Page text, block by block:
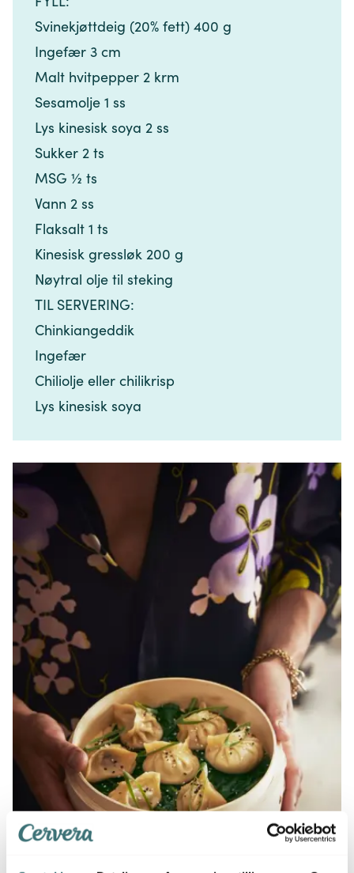
Svinekjøttdeig (20% fett) 400 g​​​​‌ ‍ ​‍​‍‌‍ ‌ ​‍‌‍‍‌‌‍‌ ‌‍‍‌‌‍ ‍​‍​‍​ ‍‍​‍​‍‌ ​ ‌‍​‌‌‍ ‍‌‍‍‌‌ ‌​‌ ‍‌​‍ ‍‌‍‍‌‌‍ ​‍​‍​‍ ​​‍​‍‌‍‍​‌ ​‍‌‍‌‌‌‍‌‍​‍​‍​ ‍‍​‍​‍‌‍‍​‌ ‌​‌ ‌​‌ ​​‌ ​ ​ ‍‍​‍ ​‍ ‌‍​ ‌‍ ‌‌ ​ ​‍ ‍‌‍​ ‌‍‌‌‌ ​‍‌ ‌‍‌‍‌‌‌ ​‍‌‍​‌​‍ ‍‌ ​ ‌‍‌‌​‍ ‌ ​​‌ ​‍‌‍ ‌‍‌​‌ ‌‌‌‍​ ‌ ‌​‌‍‍‌‌‍ ‌‍ ‍​‍ ‌‍‍‌‌‍ ‍‌ ‌​‌‍‌‌‌‍ ‍‌ ‌​​‍ ‌‍‌‌‌‍‌​‌‍‍‌‌ ‌​​‍ ‌‍ ‌‌‍ ‌‍‌​‌‍‌‌​ ‌‌ ​​‌ ​‍‌‍‌‌‌ ​ ‌‍‌‌‌‍ ‍‌ ‌​‌‍​‌‌ ‌​‌‍‍‌‌‍ ‌‍ ‍​ ‍ ‌‍‍‌‌‍‌​​ ‌‌‍​‌​ ‍​​ ​‌​ ​ ​ ​‍‌‍‌‍‌‍​‍​ ‌ ​‍ ‌‌‍​‌​ ‍‌‌‍‌​‌‍‌‌​‍ ‌​ ‌​​ ‌‍​ ‍‌​ ​‌​‍ ‌​ ‍​‌‍​‍‌‍‌​‌‍​‍​‍ ‌​ ​​‌‍​ ‌‍‌​​ ‌‌​ ​‍‌‍‌‍​ ‍​​ ‌‍​ ​‍‌‍‌​​ ‍‌‌‍​‍​ ‍ ‌ ‌​‌ ‍‌‌ ​​‌‍‌‌​ ‌‌ ​​‌‍​‌‌‍‌ ‌‍‌‌​ ‍ ‌ ​​‌‍​‌‌ ‌​‌‍‍​​ ‌‌‍​‍‌‍ ​‌‍ ‌‍​ ‌‍‍ ‌ ​ ​‍‌‌​ ‌‌‌​​‍‌‌ ‌‍‍ ‌‍‌‌‌ ‍‌​‍‌‌​ ​ ‌​‌​​‍‌‌​ ​ ‌​‌​​‍‌‌​ ​‍​ ​‍‌‍‌‍​ ‍‌​ ‌‍​ ​​​ ‌ ‌‍​‍​ ‍​‌‍‌‍​ ‌‌‌‍​ ‌‍​ ‌‍‌‌​‍‌‌​ ​‍​ ​‍​‍‌‌​ ‌‌‌​‌​​‍ ‍‌‍​ ‌‍ ‌‍ ​‌ ‌‌‌‍ ‌‌‍ ‍‌ ​ ​‍‌‌​ ‌‌‌​​‍‌‌ ‌‍‍ ‌‍‌‌‌ ‍‌​‍‌‌​ ​ ‌​‌​​‍‌‌​ ​ ‌​‌​​‍‌‌​ ​‍​ ​‍‌‍‌​​ ‌ ‌‍‌​​ ‌​‌‍​ ​ ​‍​ ‌‌​ ‌​​ ​‌​ ‌ ​ ‌ ​ ‌‍​‍‌‌​ ​‍​ ​‍​‍‌‌​ ‌‌‌​‌​​‍ ‍‌‍‍‌‌ ‌​‌‍‌‌‌‍ ‌‌ ​ ​‍‌‌​ ‌‌‌​​‍​ ‌‍​‍‌‌​ ‌‌‌​‌​​ ‌‍​‍‌‍​‌‌ ​ ‌‍‌‌‌‌‌‌‌ ​‍‌‍ ​​ ‌‌‍‍​‌ ‌​‌ ‌​‌ ​​‌ ​ ​‍‌‌​ ​ ‌​​‌​‍‌‌​ ​‍‌​‌‍​‍‌‌​ ​‍‌​‌‍‌‍​ ‌‍ ‌‌ ​ ​‍ ‍‌‍​ ‌‍‌‌‌ ​‍‌ ‌‍‌‍‌‌‌ ​‍‌‍​‌​‍ ‍‌ ​ ‌‍‌‌​‍‌‍‌‍‍‌‌‍‌​​ ‌‌‍​‌​ ‍​​ ​‌​ ​ ​ ​‍‌‍‌‍‌‍​‍​ ‌ ​‍ ‌‌‍​‌​ ‍‌‌‍‌​‌‍‌‌​‍ ‌​ ‌​​ ‌‍​ ‍‌​ ​‌​‍ ‌​ ‍​‌‍​‍‌‍‌​‌‍​‍​‍ ‌​ ​​‌‍​ ‌‍‌​​ ‌‌​ ​‍‌‍‌‍​ ‍​​ ‌‍​ ​‍‌‍‌​​ ‍‌‌‍​‍​‍‌‍‌ ‌​‌ ‍‌‌ ​​‌‍‌‌​ ‌‌ ​​‌‍​‌‌‍‌ ‌‍‌‌​‍‌‍‌ ​​‌‍​‌‌ ‌​‌‍‍​​ ‌‌‍​‍‌‍ ​‌‍ ‌‍​ ‌‍‍ ‌ ​ ​‍‌‌​ ‌‌‌​​‍‌‌ ‌‍‍ ‌‍‌‌‌ ‍‌​‍‌‌​ ​ ‌​‌​​‍‌‌​ ​ ‌​‌​​‍‌‌​ ​‍​ ​‍‌‍‌‍​ ‍‌​ ‌‍​ ​​​ ‌ ‌‍​‍​ ‍​‌‍‌‍​ ‌‌‌‍​ ‌‍​ ‌‍‌‌​‍‌‌​ ​‍​ ​‍​‍‌‌​ ‌‌‌​‌​​‍ ‍‌‍​ ‌‍ ‌‍ ​‌ ‌‌‌‍ ‌‌‍ ‍‌ ​ ​‍‌‌​ ‌‌‌​​‍‌‌ ‌‍‍ ‌‍‌‌‌ ‍‌​‍‌‌​ ​ ‌​‌​​‍‌‌​ ​ ‌​‌​​‍‌‌​ ​‍​ ​‍‌‍‌​​ ‌ ‌‍‌​​ ‌​‌‍​ ​ ​‍​ ‌‌​ ‌​​ ​‌​ ‌ ​ ‌ ​ ‌‍​‍‌‌​ ​‍​ ​‍​‍‌‌​ ‌‌‌​‌​​‍ ‍‌‍‍‌‌ ‌​‌‍‌‌‌‍ ‌‌ ​ ​‍‌‌​ ‌‌‌​​‍​ ‌‍​‍‌‌​ ‌‌‌​‌​​‍‌‍‌ ‌ ‌‍ ‌ ​‍‌‍‍ ‌ ​ ‌ ​​‌‍​‌‌‍​ ‌‍‌‌​ ‌‌ ​​‌ ​‍‌‍ ‌‍‌​‌ ‌‌‌‍​ ‌ ‌​‌‍‍‌‌‍ ‌‍ ‍​‍‌‍‌ ​​‌‍‌‌‌ ​‍‌ ​ ‌ ​​‌‍‌‌‌‍​ ‌ ‌​‌‍‍‌‌ ‌‍‌‍‌‌​ ‌‌ ​​‌ ‌‌‌‍​‍‌‍ ​‌‍‍‌‌ ​ ‌‍‍​‌‍‌‌‌‍‌​​‍​‍‌ ‌
Ingefær 3 cm​​​​‌ ‍ ​‍​‍‌‍ ‌ ​‍‌‍‍‌‌‍‌ ‌‍‍‌‌‍ ‍​‍​‍​ ‍‍​‍​‍‌ ​ ‌‍​‌‌‍ ‍‌‍‍‌‌ ‌​‌ ‍‌​‍ ‍‌‍‍‌‌‍ ​‍​‍​‍ ​​‍​‍‌‍‍​‌ ​‍‌‍‌‌‌‍‌‍​‍​‍​ ‍‍​‍​‍‌‍‍​‌ ‌​‌ ‌​‌ ​​‌ ​ ​ ‍‍​‍ ​‍ ‌‍​ ‌‍ ‌‌ ​ ​‍ ‍‌‍​ ‌‍‌‌‌ ​‍‌ ‌‍‌‍‌‌‌ ​‍‌‍​‌​‍ ‍‌ ​ ‌‍‌‌​‍ ‌ ​​‌ ​‍‌‍ ‌‍‌​‌ ‌‌‌‍​ ‌ ‌​‌‍‍‌‌‍ ‌‍ ‍​‍ ‌‍‍‌‌‍ ‍‌ ‌​‌‍‌‌‌‍ ‍‌ ‌​​‍ ‌‍‌‌‌‍‌​‌‍‍‌‌ ‌​​‍ ‌‍ ‌‌‍ ‌‍‌​‌‍‌‌​ ‌‌ ​​‌ ​‍‌‍‌‌‌ ​ ‌‍‌‌‌‍ ‍‌ ‌​‌‍​‌‌ ‌​‌‍‍‌‌‍ ‌‍ ‍​ ‍ ‌‍‍‌‌‍‌​​ ‌‌‍​‌​ ‍​​ ​‌​ ​ ​ ​‍‌‍‌‍‌‍​‍​ ‌ ​‍ ‌‌‍​‌​ ‍‌‌‍‌​‌‍‌‌​‍ ‌​ ‌​​ ‌‍​ ‍‌​ ​‌​‍ ‌​ ‍​‌‍​‍‌‍‌​‌‍​‍​‍ ‌​ ​​‌‍​ ‌‍‌​​ ‌‌​ ​‍‌‍‌‍​ ‍​​ ‌‍​ ​‍‌‍‌​​ ‍‌‌‍​‍​ ‍ ‌ ‌​‌ ‍‌‌ ​​‌‍‌‌​ ‌‌ ​​‌‍​‌‌‍‌ ‌‍‌‌​ ‍ ‌ ​​‌‍​‌‌ ‌​‌‍‍​​ ‌‌‍​‍‌‍ ​‌‍ ‌‍​ ‌‍‍ ‌ ​ ​‍‌‌​ ‌‌‌​​‍‌‌ ‌‍‍ ‌‍‌‌‌ ‍‌​‍‌‌​ ​ ‌​‌​​‍‌‌​ ​ ‌​‌​​‍‌‌​ ​‍​ ​‍‌‍‌‍​ ‍‌​ ‌‍​ ​​​ ‌ ‌‍​‍​ ‍​‌‍‌‍​ ‌‌‌‍​ ‌‍​ ‌‍‌‌​‍‌‌​ ​‍​ ​‍​‍‌‌​ ‌‌‌​‌​​‍ ‍‌‍​ ‌‍ ‌‍ ​‌ ‌‌‌‍ ‌‌‍ ‍‌ ​ ​‍‌‌​ ‌‌‌​​‍‌‌ ‌‍‍ ‌‍‌‌‌ ‍‌​‍‌‌​ ​ ‌​‌​​‍‌‌​ ​ ‌​‌​​‍‌‌​ ​‍​ ​‍‌‍‌​​ ‌ ‌‍‌​​ ‌​‌‍​ ​ ​‍​ ‌‌​ ‌​​ ​‌​ ‌ ​ ‌ ​ ‌‍​‍‌‌​ ​‍​ ​‍​‍‌‌​ ‌‌‌​‌​​‍ ‍‌‍‍‌‌ ‌​‌‍‌‌‌‍ ‌‌ ​ ​‍‌‌​ ‌‌‌​​‍​ ‌ ​‍‌‌​ ‌‌‌​‌​​ ‌‍​‍‌‍​‌‌ ​ ‌‍‌‌‌‌‌‌‌ ​‍‌‍ ​​ ‌‌‍‍​‌ ‌​‌ ‌​‌ ​​‌ ​ ​‍‌‌​ ​ ‌​​‌​‍‌‌​ ​‍‌​‌‍​‍‌‌​ ​‍‌​‌‍‌‍​ ‌‍ ‌‌ ​ ​‍ ‍‌‍​ ‌‍‌‌‌ ​‍‌ ‌‍‌‍‌‌‌ ​‍‌‍​‌​‍ ‍‌ ​ ‌‍‌‌​‍‌‍‌‍‍‌‌‍‌​​ ‌‌‍​‌​ ‍​​ ​‌​ ​ ​ ​‍‌‍‌‍‌‍​‍​ ‌ ​‍ ‌‌‍​‌​ ‍‌‌‍‌​‌‍‌‌​‍ ‌​ ‌​​ ‌‍​ ‍‌​ ​‌​‍ ‌​ ‍​‌‍​‍‌‍‌​‌‍​‍​‍ ‌​ ​​‌‍​ ‌‍‌​​ ‌‌​ ​‍‌‍‌‍​ ‍​​ ‌‍​ ​‍‌‍‌​​ ‍‌‌‍​‍​‍‌‍‌ ‌​‌ ‍‌‌ ​​‌‍‌‌​ ‌‌ ​​‌‍​‌‌‍‌ ‌‍‌‌​‍‌‍‌ ​​‌‍​‌‌ ‌​‌‍‍​​ ‌‌‍​‍‌‍ ​‌‍ ‌‍​ ‌‍‍ ‌ ​ ​‍‌‌​ ‌‌‌​​‍‌‌ ‌‍‍ ‌‍‌‌‌ ‍‌​‍‌‌​ ​ ‌​‌​​‍‌‌​ ​ ‌​‌​​‍‌‌​ ​‍​ ​‍‌‍‌‍​ ‍‌​ ‌‍​ ​​​ ‌ ‌‍​‍​ ‍​‌‍‌‍​ ‌‌‌‍​ ‌‍​ ‌‍‌‌​‍‌‌​ ​‍​ ​‍​‍‌‌​ ‌‌‌​‌​​‍ ‍‌‍​ ‌‍ ‌‍ ​‌ ‌‌‌‍ ‌‌‍ ‍‌ ​ ​‍‌‌​ ‌‌‌​​‍‌‌ ‌‍‍ ‌‍‌‌‌ ‍‌​‍‌‌​ ​ ‌​‌​​‍‌‌​ ​ ‌​‌​​‍‌‌​ ​‍​ ​‍‌‍‌​​ ‌ ‌‍‌​​ ‌​‌‍​ ​ ​‍​ ‌‌​ ‌​​ ​‌​ ‌ ​ ‌ ​ ‌‍​‍‌‌​ ​‍​ ​‍​‍‌‌​ ‌‌‌​‌​​‍ ‍‌‍‍‌‌ ‌​‌‍‌‌‌‍ ‌‌ ​ ​‍‌‌​ ‌‌‌​​‍​ ‌ ​‍‌‌​ ‌‌‌​‌​​‍‌‍‌ ‌ ‌‍ ‌ ​‍‌‍‍ ‌ ​ ‌ ​​‌‍​‌‌‍​ ‌‍‌‌​ ‌‌ ​​‌ ​‍‌‍ ‌‍‌​‌ ‌‌‌‍​ ‌ ‌​‌‍‍‌‌‍ ‌‍ ‍​‍‌‍‌ ​​‌‍‌‌‌ ​‍‌ ​ ‌ ​​‌‍‌‌‌‍​ ‌ ‌​‌‍‍‌‌ ‌‍‌‍‌‌​ ‌‌ ​​‌ ‌‌‌‍​‍‌‍ ​‌‍‍‌‌ ​ ‌‍‍​‌‍‌‌‌‍‌​​‍​‍‌ ‌
Malt hvitpepper 2 krm​​​​‌ ‍ ​‍​‍‌‍ ‌ ​‍‌‍‍‌‌‍‌ ‌‍‍‌‌‍ ‍​‍​‍​ ‍‍​‍​‍‌ ​ ‌‍​‌‌‍ ‍‌‍‍‌‌ ‌​‌ ‍‌​‍ ‍‌‍‍‌‌‍ ​‍​‍​‍ ​​‍​‍‌‍‍​‌ ​‍‌‍‌‌‌‍‌‍​‍​‍​ ‍‍​‍​‍‌‍‍​‌ ‌​‌ ‌​‌ ​​‌ ​ ​ ‍‍​‍ ​‍ ‌‍​ ‌‍ ‌‌ ​ ​‍ ‍‌‍​ ‌‍‌‌‌ ​‍‌ ‌‍‌‍‌‌‌ ​‍‌‍​‌​‍ ‍‌ ​ ‌‍‌‌​‍ ‌ ​​‌ ​‍‌‍ ‌‍‌​‌ ‌‌‌‍​ ‌ ‌​‌‍‍‌‌‍ ‌‍ ‍​‍ ‌‍‍‌‌‍ ‍‌ ‌​‌‍‌‌‌‍ ‍‌ ‌​​‍ ‌‍‌‌‌‍‌​‌‍‍‌‌ ‌​​‍ ‌‍ ‌‌‍ ‌‍‌​‌‍‌‌​ ‌‌ ​​‌ ​‍‌‍‌‌‌ ​ ‌‍‌‌‌‍ ‍‌ ‌​‌‍​‌‌ ‌​‌‍‍‌‌‍ ‌‍ ‍​ ‍ ‌‍‍‌‌‍‌​​ ‌‌‍​‌​ ‍​​ ​‌​ ​ ​ ​‍‌‍‌‍‌‍​‍​ ‌ ​‍ ‌‌‍​‌​ ‍‌‌‍‌​‌‍‌‌​‍ ‌​ ‌​​ ‌‍​ ‍‌​ ​‌​‍ ‌​ ‍​‌‍​‍‌‍‌​‌‍​‍​‍ ‌​ ​​‌‍​ ‌‍‌​​ ‌‌​ ​‍‌‍‌‍​ ‍​​ ‌‍​ ​‍‌‍‌​​ ‍‌‌‍​‍​ ‍ ‌ ‌​‌ ‍‌‌ ​​‌‍‌‌​ ‌‌ ​​‌‍​‌‌‍‌ ‌‍‌‌​ ‍ ‌ ​​‌‍​‌‌ ‌​‌‍‍​​ ‌‌‍​‍‌‍ ​‌‍ ‌‍​ ‌‍‍ ‌ ​ ​‍‌‌​ ‌‌‌​​‍‌‌ ‌‍‍ ‌‍‌‌‌ ‍‌​‍‌‌​ ​ ‌​‌​​‍‌‌​ ​ ‌​‌​​‍‌‌​ ​‍​ ​‍‌‍‌‍​ ‍‌​ ‌‍​ ​​​ ‌ ‌‍​‍​ ‍​‌‍‌‍​ ‌‌‌‍​ ‌‍​ ‌‍‌‌​‍‌‌​ ​‍​ ​‍​‍‌‌​ ‌‌‌​‌​​‍ ‍‌‍​ ‌‍ ‌‍ ​‌ ‌‌‌‍ ‌‌‍ ‍‌ ​ ​‍‌‌​ ‌‌‌​​‍‌‌ ‌‍‍ ‌‍‌‌‌ ‍‌​‍‌‌​ ​ ‌​‌​​‍‌‌​ ​ ‌​‌​​‍‌‌​ ​‍​ ​‍‌‍‌​​ ‌ ‌‍‌​​ ‌​‌‍​ ​ ​‍​ ‌‌​ ‌​​ ​‌​ ‌ ​ ‌ ​ ‌‍​‍‌‌​ ​‍​ ​‍​‍‌‌​ ‌‌‌​‌​​‍ ‍‌‍‍‌‌ ‌​‌‍‌‌‌‍ ‌‌ ​ ​‍‌‌​ ‌‌‌​​‍​ ‍​​‍‌‌​ ‌‌‌​‌​​ ‌‍​‍‌‍​‌‌ ​ ‌‍‌‌‌‌‌‌‌ ​‍‌‍ ​​ ‌‌‍‍​‌ ‌​‌ ‌​‌ ​​‌ ​ ​‍‌‌​ ​ ‌​​‌​‍‌‌​ ​‍‌​‌‍​‍‌‌​ ​‍‌​‌‍‌‍​ ‌‍ ‌‌ ​ ​‍ ‍‌‍​ ‌‍‌‌‌ ​‍‌ ‌‍‌‍‌‌‌ ​‍‌‍​‌​‍ ‍‌ ​ ‌‍‌‌​‍‌‍‌‍‍‌‌‍‌​​ ‌‌‍​‌​ ‍​​ ​‌​ ​ ​ ​‍‌‍‌‍‌‍​‍​ ‌ ​‍ ‌‌‍​‌​ ‍‌‌‍‌​‌‍‌‌​‍ ‌​ ‌​​ ‌‍​ ‍‌​ ​‌​‍ ‌​ ‍​‌‍​‍‌‍‌​‌‍​‍​‍ ‌​ ​​‌‍​ ‌‍‌​​ ‌‌​ ​‍‌‍‌‍​ ‍​​ ‌‍​ ​‍‌‍‌​​ ‍‌‌‍​‍​‍‌‍‌ ‌​‌ ‍‌‌ ​​‌‍‌‌​ ‌‌ ​​‌‍​‌‌‍‌ ‌‍‌‌​‍‌‍‌ ​​‌‍​‌‌ ‌​‌‍‍​​ ‌‌‍​‍‌‍ ​‌‍ ‌‍​ ‌‍‍ ‌ ​ ​‍‌‌​ ‌‌‌​​‍‌‌ ‌‍‍ ‌‍‌‌‌ ‍‌​‍‌‌​ ​ ‌​‌​​‍‌‌​ ​ ‌​‌​​‍‌‌​ ​‍​ ​‍‌‍‌‍​ ‍‌​ ‌‍​ ​​​ ‌ ‌‍​‍​ ‍​‌‍‌‍​ ‌‌‌‍​ ‌‍​ ‌‍‌‌​‍‌‌​ ​‍​ ​‍​‍‌‌​ ‌‌‌​‌​​‍ ‍‌‍​ ‌‍ ‌‍ ​‌ ‌‌‌‍ ‌‌‍ ‍‌ ​ ​‍‌‌​ ‌‌‌​​‍‌‌ ‌‍‍ ‌‍‌‌‌ ‍‌​‍‌‌​ ​ ‌​‌​​‍‌‌​ ​ ‌​‌​​‍‌‌​ ​‍​ ​‍‌‍‌​​ ‌ ‌‍‌​​ ‌​‌‍​ ​ ​‍​ ‌‌​ ‌​​ ​‌​ ‌ ​ ‌ ​ ‌‍​‍‌‌​ ​‍​ ​‍​‍‌‌​ ‌‌‌​‌​​‍ ‍‌‍‍‌‌ ‌​‌‍‌‌‌‍ ‌‌ ​ ​‍‌‌​ ‌‌‌​​‍​ ‍​​‍‌‌​ ‌‌‌​‌​​‍‌‍‌ ‌ ‌‍ ‌ ​‍‌‍‍ ‌ ​ ‌ ​​‌‍​‌‌‍​ ‌‍‌‌​ ‌‌ ​​‌ ​‍‌‍ ‌‍‌​‌ ‌‌‌‍​ ‌ ‌​‌‍‍‌‌‍ ‌‍ ‍​‍‌‍‌ ​​‌‍‌‌‌ ​‍‌ ​ ‌ ​​‌‍‌‌‌‍​ ‌ ‌​‌‍‍‌‌ ‌‍‌‍‌‌​ ‌‌ ​​‌ ‌‌‌‍​‍‌‍ ​‌‍‍‌‌ ​ ‌‍‍​‌‍‌‌‌‍‌​​‍​‍‌ ‌
Sesamolje 1 ss​​​​‌ ‍ ​‍​‍‌‍ ‌ ​‍‌‍‍‌‌‍‌ ‌‍‍‌‌‍ ‍​‍​‍​ ‍‍​‍​‍‌ ​ ‌‍​‌‌‍ ‍‌‍‍‌‌ ‌​‌ ‍‌​‍ ‍‌‍‍‌‌‍ ​‍​‍​‍ ​​‍​‍‌‍‍​‌ ​‍‌‍‌‌‌‍‌‍​‍​‍​ ‍‍​‍​‍‌‍‍​‌ ‌​‌ ‌​‌ ​​‌ ​ ​ ‍‍​‍ ​‍ ‌‍​ ‌‍ ‌‌ ​ ​‍ ‍‌‍​ ‌‍‌‌‌ ​‍‌ ‌‍‌‍‌‌‌ ​‍‌‍​‌​‍ ‍‌ ​ ‌‍‌‌​‍ ‌ ​​‌ ​‍‌‍ ‌‍‌​‌ ‌‌‌‍​ ‌ ‌​‌‍‍‌‌‍ ‌‍ ‍​‍ ‌‍‍‌‌‍ ‍‌ ‌​‌‍‌‌‌‍ ‍‌ ‌​​‍ ‌‍‌‌‌‍‌​‌‍‍‌‌ ‌​​‍ ‌‍ ‌‌‍ ‌‍‌​‌‍‌‌​ ‌‌ ​​‌ ​‍‌‍‌‌‌ ​ ‌‍‌‌‌‍ ‍‌ ‌​‌‍​‌‌ ‌​‌‍‍‌‌‍ ‌‍ ‍​ ‍ ‌‍‍‌‌‍‌​​ ‌‌‍​‌​ ‍​​ ​‌​ ​ ​ ​‍‌‍‌‍‌‍​‍​ ‌ ​‍ ‌‌‍​‌​ ‍‌‌‍‌​‌‍‌‌​‍ ‌​ ‌​​ ‌‍​ ‍‌​ ​‌​‍ ‌​ ‍​‌‍​‍‌‍‌​‌‍​‍​‍ ‌​ ​​‌‍​ ‌‍‌​​ ‌‌​ ​‍‌‍‌‍​ ‍​​ ‌‍​ ​‍‌‍‌​​ ‍‌‌‍​‍​ ‍ ‌ ‌​‌ ‍‌‌ ​​‌‍‌‌​ ‌‌ ​​‌‍​‌‌‍‌ ‌‍‌‌​ ‍ ‌ ​​‌‍​‌‌ ‌​‌‍‍​​ ‌‌‍​‍‌‍ ​‌‍ ‌‍​ ‌‍‍ ‌ ​ ​‍‌‌​ ‌‌‌​​‍‌‌ ‌‍‍ ‌‍‌‌‌ ‍‌​‍‌‌​ ​ ‌​‌​​‍‌‌​ ​ ‌​‌​​‍‌‌​ ​‍​ ​‍‌‍‌‍​ ‍‌​ ‌‍​ ​​​ ‌ ‌‍​‍​ ‍​‌‍‌‍​ ‌‌‌‍​ ‌‍​ ‌‍‌‌​‍‌‌​ ​‍​ ​‍​‍‌‌​ ‌‌‌​‌​​‍ ‍‌‍​ ‌‍ ‌‍ ​‌ ‌‌‌‍ ‌‌‍ ‍‌ ​ ​‍‌‌​ ‌‌‌​​‍‌‌ ‌‍‍ ‌‍‌‌‌ ‍‌​‍‌‌​ ​ ‌​‌​​‍‌‌​ ​ ‌​‌​​‍‌‌​ ​‍​ ​‍‌‍‌​​ ‌ ‌‍‌​​ ‌​‌‍​ ​ ​‍​ ‌‌​ ‌​​ ​‌​ ‌ ​ ‌ ​ ‌‍​‍‌‌​ ​‍​ ​‍​‍‌‌​ ‌‌‌​‌​​‍ ‍‌‍‍‌‌ ‌​‌‍‌‌‌‍ ‌‌ ​ ​‍‌‌​ ‌‌‌​​‍​ ‍‌​‍‌‌​ ‌‌‌​‌​​ ‌‍​‍‌‍​‌‌ ​ ‌‍‌‌‌‌‌‌‌ ​‍‌‍ ​​ ‌‌‍‍​‌ ‌​‌ ‌​‌ ​​‌ ​ ​‍‌‌​ ​ ‌​​‌​‍‌‌​ ​‍‌​‌‍​‍‌‌​ ​‍‌​‌‍‌‍​ ‌‍ ‌‌ ​ ​‍ ‍‌‍​ ‌‍‌‌‌ ​‍‌ ‌‍‌‍‌‌‌ ​‍‌‍​‌​‍ ‍‌ ​ ‌‍‌‌​‍‌‍‌‍‍‌‌‍‌​​ ‌‌‍​‌​ ‍​​ ​‌​ ​ ​ ​‍‌‍‌‍‌‍​‍​ ‌ ​‍ ‌‌‍​‌​ ‍‌‌‍‌​‌‍‌‌​‍ ‌​ ‌​​ ‌‍​ ‍‌​ ​‌​‍ ‌​ ‍​‌‍​‍‌‍‌​‌‍​‍​‍ ‌​ ​​‌‍​ ‌‍‌​​ ‌‌​ ​‍‌‍‌‍​ ‍​​ ‌‍​ ​‍‌‍‌​​ ‍‌‌‍​‍​‍‌‍‌ ‌​‌ ‍‌‌ ​​‌‍‌‌​ ‌‌ ​​‌‍​‌‌‍‌ ‌‍‌‌​‍‌‍‌ ​​‌‍​‌‌ ‌​‌‍‍​​ ‌‌‍​‍‌‍ ​‌‍ ‌‍​ ‌‍‍ ‌ ​ ​‍‌‌​ ‌‌‌​​‍‌‌ ‌‍‍ ‌‍‌‌‌ ‍‌​‍‌‌​ ​ ‌​‌​​‍‌‌​ ​ ‌​‌​​‍‌‌​ ​‍​ ​‍‌‍‌‍​ ‍‌​ ‌‍​ ​​​ ‌ ‌‍​‍​ ‍​‌‍‌‍​ ‌‌‌‍​ ‌‍​ ‌‍‌‌​‍‌‌​ ​‍​ ​‍​‍‌‌​ ‌‌‌​‌​​‍ ‍‌‍​ ‌‍ ‌‍ ​‌ ‌‌‌‍ ‌‌‍ ‍‌ ​ ​‍‌‌​ ‌‌‌​​‍‌‌ ‌‍‍ ‌‍‌‌‌ ‍‌​‍‌‌​ ​ ‌​‌​​‍‌‌​ ​ ‌​‌​​‍‌‌​ ​‍​ ​‍‌‍‌​​ ‌ ‌‍‌​​ ‌​‌‍​ ​ ​‍​ ‌‌​ ‌​​ ​‌​ ‌ ​ ‌ ​ ‌‍​‍‌‌​ ​‍​ ​‍​‍‌‌​ ‌‌‌​‌​​‍ ‍‌‍‍‌‌ ‌​‌‍‌‌‌‍ ‌‌ ​ ​‍‌‌​ ‌‌‌​​‍​ ‍‌​‍‌‌​ ‌‌‌​‌​​‍‌‍‌ ‌ ‌‍ ‌ ​‍‌‍‍ ‌ ​ ‌ ​​‌‍​‌‌‍​ ‌‍‌‌​ ‌‌ ​​‌ ​‍‌‍ ‌‍‌​‌ ‌‌‌‍​ ‌ ‌​‌‍‍‌‌‍ ‌‍ ‍​‍‌‍‌ ​​‌‍‌‌‌ ​‍‌ ​ ‌ ​​‌‍‌‌‌‍​ ‌ ‌​‌‍‍‌‌ ‌‍‌‍‌‌​ ‌‌ ​​‌ ‌‌‌‍​‍‌‍ ​‌‍‍‌‌ ​ ‌‍‍​‌‍‌‌‌‍‌​​‍​‍‌ ‌
Lys kinesisk soya 2 ss​​​​‌ ‍ ​‍​‍‌‍ ‌ ​‍‌‍‍‌‌‍‌ ‌‍‍‌‌‍ ‍​‍​‍​ ‍‍​‍​‍‌ ​ ‌‍​‌‌‍ ‍‌‍‍‌‌ ‌​‌ ‍‌​‍ ‍‌‍‍‌‌‍ ​‍​‍​‍ ​​‍​‍‌‍‍​‌ ​‍‌‍‌‌‌‍‌‍​‍​‍​ ‍‍​‍​‍‌‍‍​‌ ‌​‌ ‌​‌ ​​‌ ​ ​ ‍‍​‍ ​‍ ‌‍​ ‌‍ ‌‌ ​ ​‍ ‍‌‍​ ‌‍‌‌‌ ​‍‌ ‌‍‌‍‌‌‌ ​‍‌‍​‌​‍ ‍‌ ​ ‌‍‌‌​‍ ‌ ​​‌ ​‍‌‍ ‌‍‌​‌ ‌‌‌‍​ ‌ ‌​‌‍‍‌‌‍ ‌‍ ‍​‍ ‌‍‍‌‌‍ ‍‌ ‌​‌‍‌‌‌‍ ‍‌ ‌​​‍ ‌‍‌‌‌‍‌​‌‍‍‌‌ ‌​​‍ ‌‍ ‌‌‍ ‌‍‌​‌‍‌‌​ ‌‌ ​​‌ ​‍‌‍‌‌‌ ​ ‌‍‌‌‌‍ ‍‌ ‌​‌‍​‌‌ ‌​‌‍‍‌‌‍ ‌‍ ‍​ ‍ ‌‍‍‌‌‍‌​​ ‌‌‍​‌​ ‍​​ ​‌​ ​ ​ ​‍‌‍‌‍‌‍​‍​ ‌ ​‍ ‌‌‍​‌​ ‍‌‌‍‌​‌‍‌‌​‍ ‌​ ‌​​ ‌‍​ ‍‌​ ​‌​‍ ‌​ ‍​‌‍​‍‌‍‌​‌‍​‍​‍ ‌​ ​​‌‍​ ‌‍‌​​ ‌‌​ ​‍‌‍‌‍​ ‍​​ ‌‍​ ​‍‌‍‌​​ ‍‌‌‍​‍​ ‍ ‌ ‌​‌ ‍‌‌ ​​‌‍‌‌​ ‌‌ ​​‌‍​‌‌‍‌ ‌‍‌‌​ ‍ ‌ ​​‌‍​‌‌ ‌​‌‍‍​​ ‌‌‍​‍‌‍ ​‌‍ ‌‍​ ‌‍‍ ‌ ​ ​‍‌‌​ ‌‌‌​​‍‌‌ ‌‍‍ ‌‍‌‌‌ ‍‌​‍‌‌​ ​ ‌​‌​​‍‌‌​ ​ ‌​‌​​‍‌‌​ ​‍​ ​‍‌‍‌‍​ ‍‌​ ‌‍​ ​​​ ‌ ‌‍​‍​ ‍​‌‍‌‍​ ‌‌‌‍​ ‌‍​ ‌‍‌‌​‍‌‌​ ​‍​ ​‍​‍‌‌​ ‌‌‌​‌​​‍ ‍‌‍​ ‌‍ ‌‍ ​‌ ‌‌‌‍ ‌‌‍ ‍‌ ​ ​‍‌‌​ ‌‌‌​​‍‌‌ ‌‍‍ ‌‍‌‌‌ ‍‌​‍‌‌​ ​ ‌​‌​​‍‌‌​ ​ ‌​‌​​‍‌‌​ ​‍​ ​‍‌‍‌​​ ‌ ‌‍‌​​ ‌​‌‍​ ​ ​‍​ ‌‌​ ‌​​ ​‌​ ‌ ​ ‌ ​ ‌‍​‍‌‌​ ​‍​ ​‍​‍‌‌​ ‌‌‌​‌​​‍ ‍‌‍‍‌‌ ‌​‌‍‌‌‌‍ ‌‌ ​ ​‍‌‌​ ‌‌‌​​‍​ ​‌​ ​​​‍‌‌​ ‌‌‌​‌​​ ‌‍​‍‌‍​‌‌ ​ ‌‍‌‌‌‌‌‌‌ ​‍‌‍ ​​ ‌‌‍‍​‌ ‌​‌ ‌​‌ ​​‌ ​ ​‍‌‌​ ​ ‌​​‌​‍‌‌​ ​‍‌​‌‍​‍‌‌​ ​‍‌​‌‍‌‍​ ‌‍ ‌‌ ​ ​‍ ‍‌‍​ ‌‍‌‌‌ ​‍‌ ‌‍‌‍‌‌‌ ​‍‌‍​‌​‍ ‍‌ ​ ‌‍‌‌​‍‌‍‌‍‍‌‌‍‌​​ ‌‌‍​‌​ ‍​​ ​‌​ ​ ​ ​‍‌‍‌‍‌‍​‍​ ‌ ​‍ ‌‌‍​‌​ ‍‌‌‍‌​‌‍‌‌​‍ ‌​ ‌​​ ‌‍​ ‍‌​ ​‌​‍ ‌​ ‍​‌‍​‍‌‍‌​‌‍​‍​‍ ‌​ ​​‌‍​ ‌‍‌​​ ‌‌​ ​‍‌‍‌‍​ ‍​​ ‌‍​ ​‍‌‍‌​​ ‍‌‌‍​‍​‍‌‍‌ ‌​‌ ‍‌‌ ​​‌‍‌‌​ ‌‌ ​​‌‍​‌‌‍‌ ‌‍‌‌​‍‌‍‌ ​​‌‍​‌‌ ‌​‌‍‍​​ ‌‌‍​‍‌‍ ​‌‍ ‌‍​ ‌‍‍ ‌ ​ ​‍‌‌​ ‌‌‌​​‍‌‌ ‌‍‍ ‌‍‌‌‌ ‍‌​‍‌‌​ ​ ‌​‌​​‍‌‌​ ​ ‌​‌​​‍‌‌​ ​‍​ ​‍‌‍‌‍​ ‍‌​ ‌‍​ ​​​ ‌ ‌‍​‍​ ‍​‌‍‌‍​ ‌‌‌‍​ ‌‍​ ‌‍‌‌​‍‌‌​ ​‍​ ​‍​‍‌‌​ ‌‌‌​‌​​‍ ‍‌‍​ ‌‍ ‌‍ ​‌ ‌‌‌‍ ‌‌‍ ‍‌ ​ ​‍‌‌​ ‌‌‌​​‍‌‌ ‌‍‍ ‌‍‌‌‌ ‍‌​‍‌‌​ ​ ‌​‌​​‍‌‌​ ​ ‌​‌​​‍‌‌​ ​‍​ ​‍‌‍‌​​ ‌ ‌‍‌​​ ‌​‌‍​ ​ ​‍​ ‌‌​ ‌​​ ​‌​ ‌ ​ ‌ ​ ‌‍​‍‌‌​ ​‍​ ​‍​‍‌‌​ ‌‌‌​‌​​‍ ‍‌‍‍‌‌ ‌​‌‍‌‌‌‍ ‌‌ ​ ​‍‌‌​ ‌‌‌​​‍​ ​‌​ ​​​‍‌‌​ ‌‌‌​‌​​‍‌‍‌ ‌ ‌‍ ‌ ​‍‌‍‍ ‌ ​ ‌ ​​‌‍​‌‌‍​ ‌‍‌‌​ ‌‌ ​​‌ ​‍‌‍ ‌‍‌​‌ ‌‌‌‍​ ‌ ‌​‌‍‍‌‌‍ ‌‍ ‍​‍‌‍‌ ​​‌‍‌‌‌ ​‍‌ ​ ‌ ​​‌‍‌‌‌‍​ ‌ ‌​‌‍‍‌‌ ‌‍‌‍‌‌​ ‌‌ ​​‌ ‌‌‌‍​‍‌‍ ​‌‍‍‌‌ ​ ‌‍‍​‌‍‌‌‌‍‌​​‍​‍‌ ‌
Sukker 2 ts​​​​‌ ‍ ​‍​‍‌‍ ‌ ​‍‌‍‍‌‌‍‌ ‌‍‍‌‌‍ ‍​‍​‍​ ‍‍​‍​‍‌ ​ ‌‍​‌‌‍ ‍‌‍‍‌‌ ‌​‌ ‍‌​‍ ‍‌‍‍‌‌‍ ​‍​‍​‍ ​​‍​‍‌‍‍​‌ ​‍‌‍‌‌‌‍‌‍​‍​‍​ ‍‍​‍​‍‌‍‍​‌ ‌​‌ ‌​‌ ​​‌ ​ ​ ‍‍​‍ ​‍ ‌‍​ ‌‍ ‌‌ ​ ​‍ ‍‌‍​ ‌‍‌‌‌ ​‍‌ ‌‍‌‍‌‌‌ ​‍‌‍​‌​‍ ‍‌ ​ ‌‍‌‌​‍ ‌ ​​‌ ​‍‌‍ ‌‍‌​‌ ‌‌‌‍​ ‌ ‌​‌‍‍‌‌‍ ‌‍ ‍​‍ ‌‍‍‌‌‍ ‍‌ ‌​‌‍‌‌‌‍ ‍‌ ‌​​‍ ‌‍‌‌‌‍‌​‌‍‍‌‌ ‌​​‍ ‌‍ ‌‌‍ ‌‍‌​‌‍‌‌​ ‌‌ ​​‌ ​‍‌‍‌‌‌ ​ ‌‍‌‌‌‍ ‍‌ ‌​‌‍​‌‌ ‌​‌‍‍‌‌‍ ‌‍ ‍​ ‍ ‌‍‍‌‌‍‌​​ ‌‌‍​‌​ ‍​​ ​‌​ ​ ​ ​‍‌‍‌‍‌‍​‍​ ‌ ​‍ ‌‌‍​‌​ ‍‌‌‍‌​‌‍‌‌​‍ ‌​ ‌​​ ‌‍​ ‍‌​ ​‌​‍ ‌​ ‍​‌‍​‍‌‍‌​‌‍​‍​‍ ‌​ ​​‌‍​ ‌‍‌​​ ‌‌​ ​‍‌‍‌‍​ ‍​​ ‌‍​ ​‍‌‍‌​​ ‍‌‌‍​‍​ ‍ ‌ ‌​‌ ‍‌‌ ​​‌‍‌‌​ ‌‌ ​​‌‍​‌‌‍‌ ‌‍‌‌​ ‍ ‌ ​​‌‍​‌‌ ‌​‌‍‍​​ ‌‌‍​‍‌‍ ​‌‍ ‌‍​ ‌‍‍ ‌ ​ ​‍‌‌​ ‌‌‌​​‍‌‌ ‌‍‍ ‌‍‌‌‌ ‍‌​‍‌‌​ ​ ‌​‌​​‍‌‌​ ​ ‌​‌​​‍‌‌​ ​‍​ ​‍‌‍‌‍​ ‍‌​ ‌‍​ ​​​ ‌ ‌‍​‍​ ‍​‌‍‌‍​ ‌‌‌‍​ ‌‍​ ‌‍‌‌​‍‌‌​ ​‍​ ​‍​‍‌‌​ ‌‌‌​‌​​‍ ‍‌‍​ ‌‍ ‌‍ ​‌ ‌‌‌‍ ‌‌‍ ‍‌ ​ ​‍‌‌​ ‌‌‌​​‍‌‌ ‌‍‍ ‌‍‌‌‌ ‍‌​‍‌‌​ ​ ‌​‌​​‍‌‌​ ​ ‌​‌​​‍‌‌​ ​‍​ ​‍‌‍‌​​ ‌ ‌‍‌​​ ‌​‌‍​ ​ ​‍​ ‌‌​ ‌​​ ​‌​ ‌ ​ ‌ ​ ‌‍​‍‌‌​ ​‍​ ​‍​‍‌‌​ ‌‌‌​‌​​‍ ‍‌‍‍‌‌ ‌​‌‍‌‌‌‍ ‌‌ ​ ​‍‌‌​ ‌‌‌​​‍​ ​‌​ ​‌​‍‌‌​ ‌‌‌​‌​​ ‌‍​‍‌‍​‌‌ ​ ‌‍‌‌‌‌‌‌‌ ​‍‌‍ ​​ ‌‌‍‍​‌ ‌​‌ ‌​‌ ​​‌ ​ ​‍‌‌​ ​ ‌​​‌​‍‌‌​ ​‍‌​‌‍​‍‌‌​ ​‍‌​‌‍‌‍​ ‌‍ ‌‌ ​ ​‍ ‍‌‍​ ‌‍‌‌‌ ​‍‌ ‌‍‌‍‌‌‌ ​‍‌‍​‌​‍ ‍‌ ​ ‌‍‌‌​‍‌‍‌‍‍‌‌‍‌​​ ‌‌‍​‌​ ‍​​ ​‌​ ​ ​ ​‍‌‍‌‍‌‍​‍​ ‌ ​‍ ‌‌‍​‌​ ‍‌‌‍‌​‌‍‌‌​‍ ‌​ ‌​​ ‌‍​ ‍‌​ ​‌​‍ ‌​ ‍​‌‍​‍‌‍‌​‌‍​‍​‍ ‌​ ​​‌‍​ ‌‍‌​​ ‌‌​ ​‍‌‍‌‍​ ‍​​ ‌‍​ ​‍‌‍‌​​ ‍‌‌‍​‍​‍‌‍‌ ‌​‌ ‍‌‌ ​​‌‍‌‌​ ‌‌ ​​‌‍​‌‌‍‌ ‌‍‌‌​‍‌‍‌ ​​‌‍​‌‌ ‌​‌‍‍​​ ‌‌‍​‍‌‍ ​‌‍ ‌‍​ ‌‍‍ ‌ ​ ​‍‌‌​ ‌‌‌​​‍‌‌ ‌‍‍ ‌‍‌‌‌ ‍‌​‍‌‌​ ​ ‌​‌​​‍‌‌​ ​ ‌​‌​​‍‌‌​ ​‍​ ​‍‌‍‌‍​ ‍‌​ ‌‍​ ​​​ ‌ ‌‍​‍​ ‍​‌‍‌‍​ ‌‌‌‍​ ‌‍​ ‌‍‌‌​‍‌‌​ ​‍​ ​‍​‍‌‌​ ‌‌‌​‌​​‍ ‍‌‍​ ‌‍ ‌‍ ​‌ ‌‌‌‍ ‌‌‍ ‍‌ ​ ​‍‌‌​ ‌‌‌​​‍‌‌ ‌‍‍ ‌‍‌‌‌ ‍‌​‍‌‌​ ​ ‌​‌​​‍‌‌​ ​ ‌​‌​​‍‌‌​ ​‍​ ​‍‌‍‌​​ ‌ ‌‍‌​​ ‌​‌‍​ ​ ​‍​ ‌‌​ ‌​​ ​‌​ ‌ ​ ‌ ​ ‌‍​‍‌‌​ ​‍​ ​‍​‍‌‌​ ‌‌‌​‌​​‍ ‍‌‍‍‌‌ ‌​‌‍‌‌‌‍ ‌‌ ​ ​‍‌‌​ ‌‌‌​​‍​ ​‌​ ​‌​‍‌‌​ ‌‌‌​‌​​‍‌‍‌ ‌ ‌‍ ‌ ​‍‌‍‍ ‌ ​ ‌ ​​‌‍​‌‌‍​ ‌‍‌‌​ ‌‌ ​​‌ ​‍‌‍ ‌‍‌​‌ ‌‌‌‍​ ‌ ‌​‌‍‍‌‌‍ ‌‍ ‍​‍‌‍‌ ​​‌‍‌‌‌ ​‍‌ ​ ‌ ​​‌‍‌‌‌‍​ ‌ ‌​‌‍‍‌‌ ‌‍‌‍‌‌​ ‌‌ ​​‌ ‌‌‌‍​‍‌‍ ​‌‍‍‌‌ ​ ‌‍‍​‌‍‌‌‌‍‌​​‍​‍‌ ‌
MSG ½ ts​​​​‌ ‍ ​‍​‍‌‍ ‌ ​‍‌‍‍‌‌‍‌ ‌‍‍‌‌‍ ‍​‍​‍​ ‍‍​‍​‍‌ ​ ‌‍​‌‌‍ ‍‌‍‍‌‌ ‌​‌ ‍‌​‍ ‍‌‍‍‌‌‍ ​‍​‍​‍ ​​‍​‍‌‍‍​‌ ​‍‌‍‌‌‌‍‌‍​‍​‍​ ‍‍​‍​‍‌‍‍​‌ ‌​‌ ‌​‌ ​​‌ ​ ​ ‍‍​‍ ​‍ ‌‍​ ‌‍ ‌‌ ​ ​‍ ‍‌‍​ ‌‍‌‌‌ ​‍‌ ‌‍‌‍‌‌‌ ​‍‌‍​‌​‍ ‍‌ ​ ‌‍‌‌​‍ ‌ ​​‌ ​‍‌‍ ‌‍‌​‌ ‌‌‌‍​ ‌ ‌​‌‍‍‌‌‍ ‌‍ ‍​‍ ‌‍‍‌‌‍ ‍‌ ‌​‌‍‌‌‌‍ ‍‌ ‌​​‍ ‌‍‌‌‌‍‌​‌‍‍‌‌ ‌​​‍ ‌‍ ‌‌‍ ‌‍‌​‌‍‌‌​ ‌‌ ​​‌ ​‍‌‍‌‌‌ ​ ‌‍‌‌‌‍ ‍‌ ‌​‌‍​‌‌ ‌​‌‍‍‌‌‍ ‌‍ ‍​ ‍ ‌‍‍‌‌‍‌​​ ‌‌‍​‌​ ‍​​ ​‌​ ​ ​ ​‍‌‍‌‍‌‍​‍​ ‌ ​‍ ‌‌‍​‌​ ‍‌‌‍‌​‌‍‌‌​‍ ‌​ ‌​​ ‌‍​ ‍‌​ ​‌​‍ ‌​ ‍​‌‍​‍‌‍‌​‌‍​‍​‍ ‌​ ​​‌‍​ ‌‍‌​​ ‌‌​ ​‍‌‍‌‍​ ‍​​ ‌‍​ ​‍‌‍‌​​ ‍‌‌‍​‍​ ‍ ‌ ‌​‌ ‍‌‌ ​​‌‍‌‌​ ‌‌ ​​‌‍​‌‌‍‌ ‌‍‌‌​ ‍ ‌ ​​‌‍​‌‌ ‌​‌‍‍​​ ‌‌‍​‍‌‍ ​‌‍ ‌‍​ ‌‍‍ ‌ ​ ​‍‌‌​ ‌‌‌​​‍‌‌ ‌‍‍ ‌‍‌‌‌ ‍‌​‍‌‌​ ​ ‌​‌​​‍‌‌​ ​ ‌​‌​​‍‌‌​ ​‍​ ​‍‌‍‌‍​ ‍‌​ ‌‍​ ​​​ ‌ ‌‍​‍​ ‍​‌‍‌‍​ ‌‌‌‍​ ‌‍​ ‌‍‌‌​‍‌‌​ ​‍​ ​‍​‍‌‌​ ‌‌‌​‌​​‍ ‍‌‍​ ‌‍ ‌‍ ​‌ ‌‌‌‍ ‌‌‍ ‍‌ ​ ​‍‌‌​ ‌‌‌​​‍‌‌ ‌‍‍ ‌‍‌‌‌ ‍‌​‍‌‌​ ​ ‌​‌​​‍‌‌​ ​ ‌​‌​​‍‌‌​ ​‍​ ​‍‌‍‌​​ ‌ ‌‍‌​​ ‌​‌‍​ ​ ​‍​ ‌‌​ ‌​​ ​‌​ ‌ ​ ‌ ​ ‌‍​‍‌‌​ ​‍​ ​‍​‍‌‌​ ‌‌‌​‌​​‍ ‍‌‍‍‌‌ ‌​‌‍‌‌‌‍ ‌‌ ​ ​‍‌‌​ ‌‌‌​​‍​ ​‌​ ​‍​‍‌‌​ ‌‌‌​‌​​ ‌‍​‍‌‍​‌‌ ​ ‌‍‌‌‌‌‌‌‌ ​‍‌‍ ​​ ‌‌‍‍​‌ ‌​‌ ‌​‌ ​​‌ ​ ​‍‌‌​ ​ ‌​​‌​‍‌‌​ ​‍‌​‌‍​‍‌‌​ ​‍‌​‌‍‌‍​ ‌‍ ‌‌ ​ ​‍ ‍‌‍​ ‌‍‌‌‌ ​‍‌ ‌‍‌‍‌‌‌ ​‍‌‍​‌​‍ ‍‌ ​ ‌‍‌‌​‍‌‍‌‍‍‌‌‍‌​​ ‌‌‍​‌​ ‍​​ ​‌​ ​ ​ ​‍‌‍‌‍‌‍​‍​ ‌ ​‍ ‌‌‍​‌​ ‍‌‌‍‌​‌‍‌‌​‍ ‌​ ‌​​ ‌‍​ ‍‌​ ​‌​‍ ‌​ ‍​‌‍​‍‌‍‌​‌‍​‍​‍ ‌​ ​​‌‍​ ‌‍‌​​ ‌‌​ ​‍‌‍‌‍​ ‍​​ ‌‍​ ​‍‌‍‌​​ ‍‌‌‍​‍​‍‌‍‌ ‌​‌ ‍‌‌ ​​‌‍‌‌​ ‌‌ ​​‌‍​‌‌‍‌ ‌‍‌‌​‍‌‍‌ ​​‌‍​‌‌ ‌​‌‍‍​​ ‌‌‍​‍‌‍ ​‌‍ ‌‍​ ‌‍‍ ‌ ​ ​‍‌‌​ ‌‌‌​​‍‌‌ ‌‍‍ ‌‍‌‌‌ ‍‌​‍‌‌​ ​ ‌​‌​​‍‌‌​ ​ ‌​‌​​‍‌‌​ ​‍​ ​‍‌‍‌‍​ ‍‌​ ‌‍​ ​​​ ‌ ‌‍​‍​ ‍​‌‍‌‍​ ‌‌‌‍​ ‌‍​ ‌‍‌‌​‍‌‌​ ​‍​ ​‍​‍‌‌​ ‌‌‌​‌​​‍ ‍‌‍​ ‌‍ ‌‍ ​‌ ‌‌‌‍ ‌‌‍ ‍‌ ​ ​‍‌‌​ ‌‌‌​​‍‌‌ ‌‍‍ ‌‍‌‌‌ ‍‌​‍‌‌​ ​ ‌​‌​​‍‌‌​ ​ ‌​‌​​‍‌‌​ ​‍​ ​‍‌‍‌​​ ‌ ‌‍‌​​ ‌​‌‍​ ​ ​‍​ ‌‌​ ‌​​ ​‌​ ‌ ​ ‌ ​ ‌‍​‍‌‌​ ​‍​ ​‍​‍‌‌​ ‌‌‌​‌​​‍ ‍‌‍‍‌‌ ‌​‌‍‌‌‌‍ ‌‌ ​ ​‍‌‌​ ‌‌‌​​‍​ ​‌​ ​‍​‍‌‌​ ‌‌‌​‌​​‍‌‍‌ ‌ ‌‍ ‌ ​‍‌‍‍ ‌ ​ ‌ ​​‌‍​‌‌‍​ ‌‍‌‌​ ‌‌ ​​‌ ​‍‌‍ ‌‍‌​‌ ‌‌‌‍​ ‌ ‌​‌‍‍‌‌‍ ‌‍ ‍​‍‌‍‌ ​​‌‍‌‌‌ ​‍‌ ​ ‌ ​​‌‍‌‌‌‍​ ‌ ‌​‌‍‍‌‌ ‌‍‌‍‌‌​ ‌‌ ​​‌ ‌‌‌‍​‍‌‍ ​‌‍‍‌‌ ​ ‌‍‍​‌‍‌‌‌‍‌​​‍​‍‌ ‌
Vann 2 ss​​​​‌ ‍ ​‍​‍‌‍ ‌ ​‍‌‍‍‌‌‍‌ ‌‍‍‌‌‍ ‍​‍​‍​ ‍‍​‍​‍‌ ​ ‌‍​‌‌‍ ‍‌‍‍‌‌ ‌​‌ ‍‌​‍ ‍‌‍‍‌‌‍ ​‍​‍​‍ ​​‍​‍‌‍‍​‌ ​‍‌‍‌‌‌‍‌‍​‍​‍​ ‍‍​‍​‍‌‍‍​‌ ‌​‌ ‌​‌ ​​‌ ​ ​ ‍‍​‍ ​‍ ‌‍​ ‌‍ ‌‌ ​ ​‍ ‍‌‍​ ‌‍‌‌‌ ​‍‌ ‌‍‌‍‌‌‌ ​‍‌‍​‌​‍ ‍‌ ​ ‌‍‌‌​‍ ‌ ​​‌ ​‍‌‍ ‌‍‌​‌ ‌‌‌‍​ ‌ ‌​‌‍‍‌‌‍ ‌‍ ‍​‍ ‌‍‍‌‌‍ ‍‌ ‌​‌‍‌‌‌‍ ‍‌ ‌​​‍ ‌‍‌‌‌‍‌​‌‍‍‌‌ ‌​​‍ ‌‍ ‌‌‍ ‌‍‌​‌‍‌‌​ ‌‌ ​​‌ ​‍‌‍‌‌‌ ​ ‌‍‌‌‌‍ ‍‌ ‌​‌‍​‌‌ ‌​‌‍‍‌‌‍ ‌‍ ‍​ ‍ ‌‍‍‌‌‍‌​​ ‌‌‍​‌​ ‍​​ ​‌​ ​ ​ ​‍‌‍‌‍‌‍​‍​ ‌ ​‍ ‌‌‍​‌​ ‍‌‌‍‌​‌‍‌‌​‍ ‌​ ‌​​ ‌‍​ ‍‌​ ​‌​‍ ‌​ ‍​‌‍​‍‌‍‌​‌‍​‍​‍ ‌​ ​​‌‍​ ‌‍‌​​ ‌‌​ ​‍‌‍‌‍​ ‍​​ ‌‍​ ​‍‌‍‌​​ ‍‌‌‍​‍​ ‍ ‌ ‌​‌ ‍‌‌ ​​‌‍‌‌​ ‌‌ ​​‌‍​‌‌‍‌ ‌‍‌‌​ ‍ ‌ ​​‌‍​‌‌ ‌​‌‍‍​​ ‌‌‍​‍‌‍ ​‌‍ ‌‍​ ‌‍‍ ‌ ​ ​‍‌‌​ ‌‌‌​​‍‌‌ ‌‍‍ ‌‍‌‌‌ ‍‌​‍‌‌​ ​ ‌​‌​​‍‌‌​ ​ ‌​‌​​‍‌‌​ ​‍​ ​‍‌‍‌‍​ ‍‌​ ‌‍​ ​​​ ‌ ‌‍​‍​ ‍​‌‍‌‍​ ‌‌‌‍​ ‌‍​ ‌‍‌‌​‍‌‌​ ​‍​ ​‍​‍‌‌​ ‌‌‌​‌​​‍ ‍‌‍​ ‌‍ ‌‍ ​‌ ‌‌‌‍ ‌‌‍ ‍‌ ​ ​‍‌‌​ ‌‌‌​​‍‌‌ ‌‍‍ ‌‍‌‌‌ ‍‌​‍‌‌​ ​ ‌​‌​​‍‌‌​ ​ ‌​‌​​‍‌‌​ ​‍​ ​‍‌‍‌​​ ‌ ‌‍‌​​ ‌​‌‍​ ​ ​‍​ ‌‌​ ‌​​ ​‌​ ‌ ​ ‌ ​ ‌‍​‍‌‌​ ​‍​ ​‍​‍‌‌​ ‌‌‌​‌​​‍ ‍‌‍‍‌‌ ‌​‌‍‌‌‌‍ ‌‌ ​ ​‍‌‌​ ‌‌‌​​‍​ ​‌​ ​ ​‍‌‌​ ‌‌‌​‌​​ ‌‍​‍‌‍​‌‌ ​ ‌‍‌‌‌‌‌‌‌ ​‍‌‍ ​​ ‌‌‍‍​‌ ‌​‌ ‌​‌ ​​‌ ​ ​‍‌‌​ ​ ‌​​‌​‍‌‌​ ​‍‌​‌‍​‍‌‌​ ​‍‌​‌‍‌‍​ ‌‍ ‌‌ ​ ​‍ ‍‌‍​ ‌‍‌‌‌ ​‍‌ ‌‍‌‍‌‌‌ ​‍‌‍​‌​‍ ‍‌ ​ ‌‍‌‌​‍‌‍‌‍‍‌‌‍‌​​ ‌‌‍​‌​ ‍​​ ​‌​ ​ ​ ​‍‌‍‌‍‌‍​‍​ ‌ ​‍ ‌‌‍​‌​ ‍‌‌‍‌​‌‍‌‌​‍ ‌​ ‌​​ ‌‍​ ‍‌​ ​‌​‍ ‌​ ‍​‌‍​‍‌‍‌​‌‍​‍​‍ ‌​ ​​‌‍​ ‌‍‌​​ ‌‌​ ​‍‌‍‌‍​ ‍​​ ‌‍​ ​‍‌‍‌​​ ‍‌‌‍​‍​‍‌‍‌ ‌​‌ ‍‌‌ ​​‌‍‌‌​ ‌‌ ​​‌‍​‌‌‍‌ ‌‍‌‌​‍‌‍‌ ​​‌‍​‌‌ ‌​‌‍‍​​ ‌‌‍​‍‌‍ ​‌‍ ‌‍​ ‌‍‍ ‌ ​ ​‍‌‌​ ‌‌‌​​‍‌‌ ‌‍‍ ‌‍‌‌‌ ‍‌​‍‌‌​ ​ ‌​‌​​‍‌‌​ ​ ‌​‌​​‍‌‌​ ​‍​ ​‍‌‍‌‍​ ‍‌​ ‌‍​ ​​​ ‌ ‌‍​‍​ ‍​‌‍‌‍​ ‌‌‌‍​ ‌‍​ ‌‍‌‌​‍‌‌​ ​‍​ ​‍​‍‌‌​ ‌‌‌​‌​​‍ ‍‌‍​ ‌‍ ‌‍ ​‌ ‌‌‌‍ ‌‌‍ ‍‌ ​ ​‍‌‌​ ‌‌‌​​‍‌‌ ‌‍‍ ‌‍‌‌‌ ‍‌​‍‌‌​ ​ ‌​‌​​‍‌‌​ ​ ‌​‌​​‍‌‌​ ​‍​ ​‍‌‍‌​​ ‌ ‌‍‌​​ ‌​‌‍​ ​ ​‍​ ‌‌​ ‌​​ ​‌​ ‌ ​ ‌ ​ ‌‍​‍‌‌​ ​‍​ ​‍​‍‌‌​ ‌‌‌​‌​​‍ ‍‌‍‍‌‌ ‌​‌‍‌‌‌‍ ‌‌ ​ ​‍‌‌​ ‌‌‌​​‍​ ​‌​ ​ ​‍‌‌​ ‌‌‌​‌​​‍‌‍‌ ‌ ‌‍ ‌ ​‍‌‍‍ ‌ ​ ‌ ​​‌‍​‌‌‍​ ‌‍‌‌​ ‌‌ ​​‌ ​‍‌‍ ‌‍‌​‌ ‌‌‌‍​ ‌ ‌​‌‍‍‌‌‍ ‌‍ ‍​‍‌‍‌ ​​‌‍‌‌‌ ​‍‌ ​ ‌ ​​‌‍‌‌‌‍​ ‌ ‌​‌‍‍‌‌ ‌‍‌‍‌‌​ ‌‌ ​​‌ ‌‌‌‍​‍‌‍ ​‌‍‍‌‌ ​ ‌‍‍​‌‍‌‌‌‍‌​​‍​‍‌ ‌
Flaksalt 1 ts​​​​‌ ‍ ​‍​‍‌‍ ‌ ​‍‌‍‍‌‌‍‌ ‌‍‍‌‌‍ ‍​‍​‍​ ‍‍​‍​‍‌ ​ ‌‍​‌‌‍ ‍‌‍‍‌‌ ‌​‌ ‍‌​‍ ‍‌‍‍‌‌‍ ​‍​‍​‍ ​​‍​‍‌‍‍​‌ ​‍‌‍‌‌‌‍‌‍​‍​‍​ ‍‍​‍​‍‌‍‍​‌ ‌​‌ ‌​‌ ​​‌ ​ ​ ‍‍​‍ ​‍ ‌‍​ ‌‍ ‌‌ ​ ​‍ ‍‌‍​ ‌‍‌‌‌ ​‍‌ ‌‍‌‍‌‌‌ ​‍‌‍​‌​‍ ‍‌ ​ ‌‍‌‌​‍ ‌ ​​‌ ​‍‌‍ ‌‍‌​‌ ‌‌‌‍​ ‌ ‌​‌‍‍‌‌‍ ‌‍ ‍​‍ ‌‍‍‌‌‍ ‍‌ ‌​‌‍‌‌‌‍ ‍‌ ‌​​‍ ‌‍‌‌‌‍‌​‌‍‍‌‌ ‌​​‍ ‌‍ ‌‌‍ ‌‍‌​‌‍‌‌​ ‌‌ ​​‌ ​‍‌‍‌‌‌ ​ ‌‍‌‌‌‍ ‍‌ ‌​‌‍​‌‌ ‌​‌‍‍‌‌‍ ‌‍ ‍​ ‍ ‌‍‍‌‌‍‌​​ ‌‌‍​‌​ ‍​​ ​‌​ ​ ​ ​‍‌‍‌‍‌‍​‍​ ‌ ​‍ ‌‌‍​‌​ ‍‌‌‍‌​‌‍‌‌​‍ ‌​ ‌​​ ‌‍​ ‍‌​ ​‌​‍ ‌​ ‍​‌‍​‍‌‍‌​‌‍​‍​‍ ‌​ ​​‌‍​ ‌‍‌​​ ‌‌​ ​‍‌‍‌‍​ ‍​​ ‌‍​ ​‍‌‍‌​​ ‍‌‌‍​‍​ ‍ ‌ ‌​‌ ‍‌‌ ​​‌‍‌‌​ ‌‌ ​​‌‍​‌‌‍‌ ‌‍‌‌​ ‍ ‌ ​​‌‍​‌‌ ‌​‌‍‍​​ ‌‌‍​‍‌‍ ​‌‍ ‌‍​ ‌‍‍ ‌ ​ ​‍‌‌​ ‌‌‌​​‍‌‌ ‌‍‍ ‌‍‌‌‌ ‍‌​‍‌‌​ ​ ‌​‌​​‍‌‌​ ​ ‌​‌​​‍‌‌​ ​‍​ ​‍‌‍‌‍​ ‍‌​ ‌‍​ ​​​ ‌ ‌‍​‍​ ‍​‌‍‌‍​ ‌‌‌‍​ ‌‍​ ‌‍‌‌​‍‌‌​ ​‍​ ​‍​‍‌‌​ ‌‌‌​‌​​‍ ‍‌‍​ ‌‍ ‌‍ ​‌ ‌‌‌‍ ‌‌‍ ‍‌ ​ ​‍‌‌​ ‌‌‌​​‍‌‌ ‌‍‍ ‌‍‌‌‌ ‍‌​‍‌‌​ ​ ‌​‌​​‍‌‌​ ​ ‌​‌​​‍‌‌​ ​‍​ ​‍‌‍‌​​ ‌ ‌‍‌​​ ‌​‌‍​ ​ ​‍​ ‌‌​ ‌​​ ​‌​ ‌ ​ ‌ ​ ‌‍​‍‌‌​ ​‍​ ​‍​‍‌‌​ ‌‌‌​‌​​‍ ‍‌‍‍‌‌ ‌​‌‍‌‌‌‍ ‌‌ ​ ​‍‌‌​ ‌‌‌​​‍​ ​‌​ ‌​​‍‌‌​ ‌‌‌​‌​​ ‌‍​‍‌‍​‌‌ ​ ‌‍‌‌‌‌‌‌‌ ​‍‌‍ ​​ ‌‌‍‍​‌ ‌​‌ ‌​‌ ​​‌ ​ ​‍‌‌​ ​ ‌​​‌​‍‌‌​ ​‍‌​‌‍​‍‌‌​ ​‍‌​‌‍‌‍​ ‌‍ ‌‌ ​ ​‍ ‍‌‍​ ‌‍‌‌‌ ​‍‌ ‌‍‌‍‌‌‌ ​‍‌‍​‌​‍ ‍‌ ​ ‌‍‌‌​‍‌‍‌‍‍‌‌‍‌​​ ‌‌‍​‌​ ‍​​ ​‌​ ​ ​ ​‍‌‍‌‍‌‍​‍​ ‌ ​‍ ‌‌‍​‌​ ‍‌‌‍‌​‌‍‌‌​‍ ‌​ ‌​​ ‌‍​ ‍‌​ ​‌​‍ ‌​ ‍​‌‍​‍‌‍‌​‌‍​‍​‍ ‌​ ​​‌‍​ ‌‍‌​​ ‌‌​ ​‍‌‍‌‍​ ‍​​ ‌‍​ ​‍‌‍‌​​ ‍‌‌‍​‍​‍‌‍‌ ‌​‌ ‍‌‌ ​​‌‍‌‌​ ‌‌ ​​‌‍​‌‌‍‌ ‌‍‌‌​‍‌‍‌ ​​‌‍​‌‌ ‌​‌‍‍​​ ‌‌‍​‍‌‍ ​‌‍ ‌‍​ ‌‍‍ ‌ ​ ​‍‌‌​ ‌‌‌​​‍‌‌ ‌‍‍ ‌‍‌‌‌ ‍‌​‍‌‌​ ​ ‌​‌​​‍‌‌​ ​ ‌​‌​​‍‌‌​ ​‍​ ​‍‌‍‌‍​ ‍‌​ ‌‍​ ​​​ ‌ ‌‍​‍​ ‍​‌‍‌‍​ ‌‌‌‍​ ‌‍​ ‌‍‌‌​‍‌‌​ ​‍​ ​‍​‍‌‌​ ‌‌‌​‌​​‍ ‍‌‍​ ‌‍ ‌‍ ​‌ ‌‌‌‍ ‌‌‍ ‍‌ ​ ​‍‌‌​ ‌‌‌​​‍‌‌ ‌‍‍ ‌‍‌‌‌ ‍‌​‍‌‌​ ​ ‌​‌​​‍‌‌​ ​ ‌​‌​​‍‌‌​ ​‍​ ​‍‌‍‌​​ ‌ ‌‍‌​​ ‌​‌‍​ ​ ​‍​ ‌‌​ ‌​​ ​‌​ ‌ ​ ‌ ​ ‌‍​‍‌‌​ ​‍​ ​‍​‍‌‌​ ‌‌‌​‌​​‍ ‍‌‍‍‌‌ ‌​‌‍‌‌‌‍ ‌‌ ​ ​‍‌‌​ ‌‌‌​​‍​ ​‌​ ‌​​‍‌‌​ ‌‌‌​‌​​‍‌‍‌ ‌ ‌‍ ‌ ​‍‌‍‍ ‌ ​ ‌ ​​‌‍​‌‌‍​ ‌‍‌‌​ ‌‌ ​​‌ ​‍‌‍ ‌‍‌​‌ ‌‌‌‍​ ‌ ‌​‌‍‍‌‌‍ ‌‍ ‍​‍‌‍‌ ​​‌‍‌‌‌ ​‍‌ ​ ‌ ​​‌‍‌‌‌‍​ ‌ ‌​‌‍‍‌‌ ‌‍‌‍‌‌​ ‌‌ ​​‌ ‌‌‌‍​‍‌‍ ​‌‍‍‌‌ ​ ‌‍‍​‌‍‌‌‌‍‌​​‍​‍‌ ‌
Kinesisk gressløk 200 g​​​​‌ ‍ ​‍​‍‌‍ ‌ ​‍‌‍‍‌‌‍‌ ‌‍‍‌‌‍ ‍​‍​‍​ ‍‍​‍​‍‌ ​ ‌‍​‌‌‍ ‍‌‍‍‌‌ ‌​‌ ‍‌​‍ ‍‌‍‍‌‌‍ ​‍​‍​‍ ​​‍​‍‌‍‍​‌ ​‍‌‍‌‌‌‍‌‍​‍​‍​ ‍‍​‍​‍‌‍‍​‌ ‌​‌ ‌​‌ ​​‌ ​ ​ ‍‍​‍ ​‍ ‌‍​ ‌‍ ‌‌ ​ ​‍ ‍‌‍​ ‌‍‌‌‌ ​‍‌ ‌‍‌‍‌‌‌ ​‍‌‍​‌​‍ ‍‌ ​ ‌‍‌‌​‍ ‌ ​​‌ ​‍‌‍ ‌‍‌​‌ ‌‌‌‍​ ‌ ‌​‌‍‍‌‌‍ ‌‍ ‍​‍ ‌‍‍‌‌‍ ‍‌ ‌​‌‍‌‌‌‍ ‍‌ ‌​​‍ ‌‍‌‌‌‍‌​‌‍‍‌‌ ‌​​‍ ‌‍ ‌‌‍ ‌‍‌​‌‍‌‌​ ‌‌ ​​‌ ​‍‌‍‌‌‌ ​ ‌‍‌‌‌‍ ‍‌ ‌​‌‍​‌‌ ‌​‌‍‍‌‌‍ ‌‍ ‍​ ‍ ‌‍‍‌‌‍‌​​ ‌‌‍​‌​ ‍​​ ​‌​ ​ ​ ​‍‌‍‌‍‌‍​‍​ ‌ ​‍ ‌‌‍​‌​ ‍‌‌‍‌​‌‍‌‌​‍ ‌​ ‌​​ ‌‍​ ‍‌​ ​‌​‍ ‌​ ‍​‌‍​‍‌‍‌​‌‍​‍​‍ ‌​ ​​‌‍​ ‌‍‌​​ ‌‌​ ​‍‌‍‌‍​ ‍​​ ‌‍​ ​‍‌‍‌​​ ‍‌‌‍​‍​ ‍ ‌ ‌​‌ ‍‌‌ ​​‌‍‌‌​ ‌‌ ​​‌‍​‌‌‍‌ ‌‍‌‌​ ‍ ‌ ​​‌‍​‌‌ ‌​‌‍‍​​ ‌‌‍​‍‌‍ ​‌‍ ‌‍​ ‌‍‍ ‌ ​ ​‍‌‌​ ‌‌‌​​‍‌‌ ‌‍‍ ‌‍‌‌‌ ‍‌​‍‌‌​ ​ ‌​‌​​‍‌‌​ ​ ‌​‌​​‍‌‌​ ​‍​ ​‍‌‍‌‍​ ‍‌​ ‌‍​ ​​​ ‌ ‌‍​‍​ ‍​‌‍‌‍​ ‌‌‌‍​ ‌‍​ ‌‍‌‌​‍‌‌​ ​‍​ ​‍​‍‌‌​ ‌‌‌​‌​​‍ ‍‌‍​ ‌‍ ‌‍ ​‌ ‌‌‌‍ ‌‌‍ ‍‌ ​ ​‍‌‌​ ‌‌‌​​‍‌‌ ‌‍‍ ‌‍‌‌‌ ‍‌​‍‌‌​ ​ ‌​‌​​‍‌‌​ ​ ‌​‌​​‍‌‌​ ​‍​ ​‍‌‍‌​​ ‌ ‌‍‌​​ ‌​‌‍​ ​ ​‍​ ‌‌​ ‌​​ ​‌​ ‌ ​ ‌ ​ ‌‍​‍‌‌​ ​‍​ ​‍​‍‌‌​ ‌‌‌​‌​​‍ ‍‌‍‍‌‌ ‌​‌‍‌‌‌‍ ‌‌ ​ ​‍‌‌​ ‌‌‌​​‍​ ​‌​ ‌‌​‍‌‌​ ‌‌‌​‌​​ ‌‍​‍‌‍​‌‌ ​ ‌‍‌‌‌‌‌‌‌ ​‍‌‍ ​​ ‌‌‍‍​‌ ‌​‌ ‌​‌ ​​‌ ​ ​‍‌‌​ ​ ‌​​‌​‍‌‌​ ​‍‌​‌‍​‍‌‌​ ​‍‌​‌‍‌‍​ ‌‍ ‌‌ ​ ​‍ ‍‌‍​ ‌‍‌‌‌ ​‍‌ ‌‍‌‍‌‌‌ ​‍‌‍​‌​‍ ‍‌ ​ ‌‍‌‌​‍‌‍‌‍‍‌‌‍‌​​ ‌‌‍​‌​ ‍​​ ​‌​ ​ ​ ​‍‌‍‌‍‌‍​‍​ ‌ ​‍ ‌‌‍​‌​ ‍‌‌‍‌​‌‍‌‌​‍ ‌​ ‌​​ ‌‍​ ‍‌​ ​‌​‍ ‌​ ‍​‌‍​‍‌‍‌​‌‍​‍​‍ ‌​ ​​‌‍​ ‌‍‌​​ ‌‌​ ​‍‌‍‌‍​ ‍​​ ‌‍​ ​‍‌‍‌​​ ‍‌‌‍​‍​‍‌‍‌ ‌​‌ ‍‌‌ ​​‌‍‌‌​ ‌‌ ​​‌‍​‌‌‍‌ ‌‍‌‌​‍‌‍‌ ​​‌‍​‌‌ ‌​‌‍‍​​ ‌‌‍​‍‌‍ ​‌‍ ‌‍​ ‌‍‍ ‌ ​ ​‍‌‌​ ‌‌‌​​‍‌‌ ‌‍‍ ‌‍‌‌‌ ‍‌​‍‌‌​ ​ ‌​‌​​‍‌‌​ ​ ‌​‌​​‍‌‌​ ​‍​ ​‍‌‍‌‍​ ‍‌​ ‌‍​ ​​​ ‌ ‌‍​‍​ ‍​‌‍‌‍​ ‌‌‌‍​ ‌‍​ ‌‍‌‌​‍‌‌​ ​‍​ ​‍​‍‌‌​ ‌‌‌​‌​​‍ ‍‌‍​ ‌‍ ‌‍ ​‌ ‌‌‌‍ ‌‌‍ ‍‌ ​ ​‍‌‌​ ‌‌‌​​‍‌‌ ‌‍‍ ‌‍‌‌‌ ‍‌​‍‌‌​ ​ ‌​‌​​‍‌‌​ ​ ‌​‌​​‍‌‌​ ​‍​ ​‍‌‍‌​​ ‌ ‌‍‌​​ ‌​‌‍​ ​ ​‍​ ‌‌​ ‌​​ ​‌​ ‌ ​ ‌ ​ ‌‍​‍‌‌​ ​‍​ ​‍​‍‌‌​ ‌‌‌​‌​​‍ ‍‌‍‍‌‌ ‌​‌‍‌‌‌‍ ‌‌ ​ ​‍‌‌​ ‌‌‌​​‍​ ​‌​ ‌‌​‍‌‌​ ‌‌‌​‌​​‍‌‍‌ ‌ ‌‍ ‌ ​‍‌‍‍ ‌ ​ ‌ ​​‌‍​‌‌‍​ ‌‍‌‌​ ‌‌ ​​‌ ​‍‌‍ ‌‍‌​‌ ‌‌‌‍​ ‌ ‌​‌‍‍‌‌‍ ‌‍ ‍​‍‌‍‌ ​​‌‍‌‌‌ ​‍‌ ​ ‌ ​​‌‍‌‌‌‍​ ‌ ‌​‌‍‍‌‌ ‌‍‌‍‌‌​ ‌‌ ​​‌ ‌‌‌‍​‍‌‍ ​‌‍‍‌‌ ​ ‌‍‍​‌‍‌‌‌‍‌​​‍​‍‌ ‌
Nøytral olje til steking​​​​‌ ‍ ​‍​‍‌‍ ‌ ​‍‌‍‍‌‌‍‌ ‌‍‍‌‌‍ ‍​‍​‍​ ‍‍​‍​‍‌ ​ ‌‍​‌‌‍ ‍‌‍‍‌‌ ‌​‌ ‍‌​‍ ‍‌‍‍‌‌‍ ​‍​‍​‍ ​​‍​‍‌‍‍​‌ ​‍‌‍‌‌‌‍‌‍​‍​‍​ ‍‍​‍​‍‌‍‍​‌ ‌​‌ ‌​‌ ​​‌ ​ ​ ‍‍​‍ ​‍ ‌‍​ ‌‍ ‌‌ ​ ​‍ ‍‌‍​ ‌‍‌‌‌ ​‍‌ ‌‍‌‍‌‌‌ ​‍‌‍​‌​‍ ‍‌ ​ ‌‍‌‌​‍ ‌ ​​‌ ​‍‌‍ ‌‍‌​‌ ‌‌‌‍​ ‌ ‌​‌‍‍‌‌‍ ‌‍ ‍​‍ ‌‍‍‌‌‍ ‍‌ ‌​‌‍‌‌‌‍ ‍‌ ‌​​‍ ‌‍‌‌‌‍‌​‌‍‍‌‌ ‌​​‍ ‌‍ ‌‌‍ ‌‍‌​‌‍‌‌​ ‌‌ ​​‌ ​‍‌‍‌‌‌ ​ ‌‍‌‌‌‍ ‍‌ ‌​‌‍​‌‌ ‌​‌‍‍‌‌‍ ‌‍ ‍​ ‍ ‌‍‍‌‌‍‌​​ ‌‌‍​‌​ ‍​​ ​‌​ ​ ​ ​‍‌‍‌‍‌‍​‍​ ‌ ​‍ ‌‌‍​‌​ ‍‌‌‍‌​‌‍‌‌​‍ ‌​ ‌​​ ‌‍​ ‍‌​ ​‌​‍ ‌​ ‍​‌‍​‍‌‍‌​‌‍​‍​‍ ‌​ ​​‌‍​ ‌‍‌​​ ‌‌​ ​‍‌‍‌‍​ ‍​​ ‌‍​ ​‍‌‍‌​​ ‍‌‌‍​‍​ ‍ ‌ ‌​‌ ‍‌‌ ​​‌‍‌‌​ ‌‌ ​​‌‍​‌‌‍‌ ‌‍‌‌​ ‍ ‌ ​​‌‍​‌‌ ‌​‌‍‍​​ ‌‌‍​‍‌‍ ​‌‍ ‌‍​ ‌‍‍ ‌ ​ ​‍‌‌​ ‌‌‌​​‍‌‌ ‌‍‍ ‌‍‌‌‌ ‍‌​‍‌‌​ ​ ‌​‌​​‍‌‌​ ​ ‌​‌​​‍‌‌​ ​‍​ ​‍‌‍‌‍​ ‍‌​ ‌‍​ ​​​ ‌ ‌‍​‍​ ‍​‌‍‌‍​ ‌‌‌‍​ ‌‍​ ‌‍‌‌​‍‌‌​ ​‍​ ​‍​‍‌‌​ ‌‌‌​‌​​‍ ‍‌‍​ ‌‍ ‌‍ ​‌ ‌‌‌‍ ‌‌‍ ‍‌ ​ ​‍‌‌​ ‌‌‌​​‍‌‌ ‌‍‍ ‌‍‌‌‌ ‍‌​‍‌‌​ ​ ‌​‌​​‍‌‌​ ​ ‌​‌​​‍‌‌​ ​‍​ ​‍‌‍‌​​ ‌ ‌‍‌​​ ‌​‌‍​ ​ ​‍​ ‌‌​ ‌​​ ​‌​ ‌ ​ ‌ ​ ‌‍​‍‌‌​ ​‍​ ​‍​‍‌‌​ ‌‌‌​‌​​‍ ‍‌‍‍‌‌ ‌​‌‍‌‌‌‍ ‌‌ ​ ​‍‌‌​ ‌‌‌​​‍​ ​‌​ ‌‍​‍‌‌​ ‌‌‌​‌​​ ‌‍​‍‌‍​‌‌ ​ ‌‍‌‌‌‌‌‌‌ ​‍‌‍ ​​ ‌‌‍‍​‌ ‌​‌ ‌​‌ ​​‌ ​ ​‍‌‌​ ​ ‌​​‌​‍‌‌​ ​‍‌​‌‍​‍‌‌​ ​‍‌​‌‍‌‍​ ‌‍ ‌‌ ​ ​‍ ‍‌‍​ ‌‍‌‌‌ ​‍‌ ‌‍‌‍‌‌‌ ​‍‌‍​‌​‍ ‍‌ ​ ‌‍‌‌​‍‌‍‌‍‍‌‌‍‌​​ ‌‌‍​‌​ ‍​​ ​‌​ ​ ​ ​‍‌‍‌‍‌‍​‍​ ‌ ​‍ ‌‌‍​‌​ ‍‌‌‍‌​‌‍‌‌​‍ ‌​ ‌​​ ‌‍​ ‍‌​ ​‌​‍ ‌​ ‍​‌‍​‍‌‍‌​‌‍​‍​‍ ‌​ ​​‌‍​ ‌‍‌​​ ‌‌​ ​‍‌‍‌‍​ ‍​​ ‌‍​ ​‍‌‍‌​​ ‍‌‌‍​‍​‍‌‍‌ ‌​‌ ‍‌‌ ​​‌‍‌‌​ ‌‌ ​​‌‍​‌‌‍‌ ‌‍‌‌​‍‌‍‌ ​​‌‍​‌‌ ‌​‌‍‍​​ ‌‌‍​‍‌‍ ​‌‍ ‌‍​ ‌‍‍ ‌ ​ ​‍‌‌​ ‌‌‌​​‍‌‌ ‌‍‍ ‌‍‌‌‌ ‍‌​‍‌‌​ ​ ‌​‌​​‍‌‌​ ​ ‌​‌​​‍‌‌​ ​‍​ ​‍‌‍‌‍​ ‍‌​ ‌‍​ ​​​ ‌ ‌‍​‍​ ‍​‌‍‌‍​ ‌‌‌‍​ ‌‍​ ‌‍‌‌​‍‌‌​ ​‍​ ​‍​‍‌‌​ ‌‌‌​‌​​‍ ‍‌‍​ ‌‍ ‌‍ ​‌ ‌‌‌‍ ‌‌‍ ‍‌ ​ ​‍‌‌​ ‌‌‌​​‍‌‌ ‌‍‍ ‌‍‌‌‌ ‍‌​‍‌‌​ ​ ‌​‌​​‍‌‌​ ​ ‌​‌​​‍‌‌​ ​‍​ ​‍‌‍‌​​ ‌ ‌‍‌​​ ‌​‌‍​ ​ ​‍​ ‌‌​ ‌​​ ​‌​ ‌ ​ ‌ ​ ‌‍​‍‌‌​ ​‍​ ​‍​‍‌‌​ ‌‌‌​‌​​‍ ‍‌‍‍‌‌ ‌​‌‍‌‌‌‍ ‌‌ ​ ​‍‌‌​ ‌‌‌​​‍​ ​‌​ ‌‍​‍‌‌​ ‌‌‌​‌​​‍‌‍‌ ‌ ‌‍ ‌ ​‍‌‍‍ ‌ ​ ‌ ​​‌‍​‌‌‍​ ‌‍‌‌​ ‌‌ ​​‌ ​‍‌‍ ‌‍‌​‌ ‌‌‌‍​ ‌ ‌​‌‍‍‌‌‍ ‌‍ ‍​‍‌‍‌ ​​‌‍‌‌‌ ​‍‌ ​ ‌ ​​‌‍‌‌‌‍​ ‌ ‌​‌‍‍‌‌ ‌‍‌‍‌‌​ ‌‌ ​​‌ ‌‌‌‍​‍‌‍ ​‌‍‍‌‌ ​ ‌‍‍​‌‍‌‌‌‍‌​​‍​‍‌ ‌
TIL SERVERING:​​​​‌ ‍ ​‍​‍‌‍ ‌ ​‍‌‍‍‌‌‍‌ ‌‍‍‌‌‍ ‍​‍​‍​ ‍‍​‍​‍‌ ​ ‌‍​‌‌‍ ‍‌‍‍‌‌ ‌​‌ ‍‌​‍ ‍‌‍‍‌‌‍ ​‍​‍​‍ ​​‍​‍‌‍‍​‌ ​‍‌‍‌‌‌‍‌‍​‍​‍​ ‍‍​‍​‍‌‍‍​‌ ‌​‌ ‌​‌ ​​‌ ​ ​ ‍‍​‍ ​‍ ‌‍​ ‌‍ ‌‌ ​ ​‍ ‍‌‍​ ‌‍‌‌‌ ​‍‌ ‌‍‌‍‌‌‌ ​‍‌‍​‌​‍ ‍‌ ​ ‌‍‌‌​‍ ‌ ​​‌ ​‍‌‍ ‌‍‌​‌ ‌‌‌‍​ ‌ ‌​‌‍‍‌‌‍ ‌‍ ‍​‍ ‌‍‍‌‌‍ ‍‌ ‌​‌‍‌‌‌‍ ‍‌ ‌​​‍ ‌‍‌‌‌‍‌​‌‍‍‌‌ ‌​​‍ ‌‍ ‌‌‍ ‌‍‌​‌‍‌‌​ ‌‌ ​​‌ ​‍‌‍‌‌‌ ​ ‌‍‌‌‌‍ ‍‌ ‌​‌‍​‌‌ ‌​‌‍‍‌‌‍ ‌‍ ‍​ ‍ ‌‍‍‌‌‍‌​​ ‌‌‍​‌​ ‍​​ ​‌​ ​ ​ ​‍‌‍‌‍‌‍​‍​ ‌ ​‍ ‌‌‍​‌​ ‍‌‌‍‌​‌‍‌‌​‍ ‌​ ‌​​ ‌‍​ ‍‌​ ​‌​‍ ‌​ ‍​‌‍​‍‌‍‌​‌‍​‍​‍ ‌​ ​​‌‍​ ‌‍‌​​ ‌‌​ ​‍‌‍‌‍​ ‍​​ ‌‍​ ​‍‌‍‌​​ ‍‌‌‍​‍​ ‍ ‌ ‌​‌ ‍‌‌ ​​‌‍‌‌​ ‌‌ ​​‌‍​‌‌‍‌ ‌‍‌‌​ ‍ ‌ ​​‌‍​‌‌ ‌​‌‍‍​​ ‌‌‍​‍‌‍ ​‌‍ ‌‍​ ‌‍‍ ‌ ​ ​‍‌‌​ ‌‌‌​​‍‌‌ ‌‍‍ ‌‍‌‌‌ ‍‌​‍‌‌​ ​ ‌​‌​​‍‌‌​ ​ ‌​‌​​‍‌‌​ ​‍​ ​‍‌‍‌‍​ ‍‌​ ‌‍​ ​​​ ‌ ‌‍​‍​ ‍​‌‍‌‍​ ‌‌‌‍​ ‌‍​ ‌‍‌‌​‍‌‌​ ​‍​ ​‍​‍‌‌​ ‌‌‌​‌​​‍ ‍‌‍​ ‌‍ ‌‍ ​‌ ‌‌‌‍ ‌‌‍ ‍‌ ​ ​‍‌‌​ ‌‌‌​​‍‌‌ ‌‍‍ ‌‍‌‌‌ ‍‌​‍‌‌​ ​ ‌​‌​​‍‌‌​ ​ ‌​‌​​‍‌‌​ ​‍​ ​‍‌‍‌​​ ‌ ‌‍‌​​ ‌​‌‍​ ​ ​‍​ ‌‌​ ‌​​ ​‌​ ‌ ​ ‌ ​ ‌‍​‍‌‌​ ​‍​ ​‍​‍‌‌​ ‌‌‌​‌​​‍ ‍‌‍‍‌‌ ‌​‌‍‌‌‌‍ ‌‌ ​ ​‍‌‌​ ‌‌‌​​‍​ ​‌​ ‌ ​‍‌‌​ ‌‌‌​‌​​ ‌‍​‍‌‍​‌‌ ​ ‌‍‌‌‌‌‌‌‌ ​‍‌‍ ​​ ‌‌‍‍​‌ ‌​‌ ‌​‌ ​​‌ ​ ​‍‌‌​ ​ ‌​​‌​‍‌‌​ ​‍‌​‌‍​‍‌‌​ ​‍‌​‌‍‌‍​ ‌‍ ‌‌ ​ ​‍ ‍‌‍​ ‌‍‌‌‌ ​‍‌ ‌‍‌‍‌‌‌ ​‍‌‍​‌​‍ ‍‌ ​ ‌‍‌‌​‍‌‍‌‍‍‌‌‍‌​​ ‌‌‍​‌​ ‍​​ ​‌​ ​ ​ ​‍‌‍‌‍‌‍​‍​ ‌ ​‍ ‌‌‍​‌​ ‍‌‌‍‌​‌‍‌‌​‍ ‌​ ‌​​ ‌‍​ ‍‌​ ​‌​‍ ‌​ ‍​‌‍​‍‌‍‌​‌‍​‍​‍ ‌​ ​​‌‍​ ‌‍‌​​ ‌‌​ ​‍‌‍‌‍​ ‍​​ ‌‍​ ​‍‌‍‌​​ ‍‌‌‍​‍​‍‌‍‌ ‌​‌ ‍‌‌ ​​‌‍‌‌​ ‌‌ ​​‌‍​‌‌‍‌ ‌‍‌‌​‍‌‍‌ ​​‌‍​‌‌ ‌​‌‍‍​​ ‌‌‍​‍‌‍ ​‌‍ ‌‍​ ‌‍‍ ‌ ​ ​‍‌‌​ ‌‌‌​​‍‌‌ ‌‍‍ ‌‍‌‌‌ ‍‌​‍‌‌​ ​ ‌​‌​​‍‌‌​ ​ ‌​‌​​‍‌‌​ ​‍​ ​‍‌‍‌‍​ ‍‌​ ‌‍​ ​​​ ‌ ‌‍​‍​ ‍​‌‍‌‍​ ‌‌‌‍​ ‌‍​ ‌‍‌‌​‍‌‌​ ​‍​ ​‍​‍‌‌​ ‌‌‌​‌​​‍ ‍‌‍​ ‌‍ ‌‍ ​‌ ‌‌‌‍ ‌‌‍ ‍‌ ​ ​‍‌‌​ ‌‌‌​​‍‌‌ ‌‍‍ ‌‍‌‌‌ ‍‌​‍‌‌​ ​ ‌​‌​​‍‌‌​ ​ ‌​‌​​‍‌‌​ ​‍​ ​‍‌‍‌​​ ‌ ‌‍‌​​ ‌​‌‍​ ​ ​‍​ ‌‌​ ‌​​ ​‌​ ‌ ​ ‌ ​ ‌‍​‍‌‌​ ​‍​ ​‍​‍‌‌​ ‌‌‌​‌​​‍ ‍‌‍‍‌‌ ‌​‌‍‌‌‌‍ ‌‌ ​ ​‍‌‌​ ‌‌‌​​‍​ ​‌​ ‌ ​‍‌‌​ ‌‌‌​‌​​‍‌‍‌ ‌ ‌‍ ‌ ​‍‌‍‍ ‌ ​ ‌ ​​‌‍​‌‌‍​ ‌‍‌‌​ ‌‌ ​​‌ ​‍‌‍ ‌‍‌​‌ ‌‌‌‍​ ‌ ‌​‌‍‍‌‌‍ ‌‍ ‍​‍‌‍‌ ​​‌‍‌‌‌ ​‍‌ ​ ‌ ​​‌‍‌‌‌‍​ ‌ ‌​‌‍‍‌‌ ‌‍‌‍‌‌​ ‌‌ ​​‌ ‌‌‌‍​‍‌‍ ​‌‍‍‌‌ ​ ‌‍‍​‌‍‌‌‌‍‌​​‍​‍‌ ‌
Chinkiangeddik​​​​‌ ‍ ​‍​‍‌‍ ‌ ​‍‌‍‍‌‌‍‌ ‌‍‍‌‌‍ ‍​‍​‍​ ‍‍​‍​‍‌ ​ ‌‍​‌‌‍ ‍‌‍‍‌‌ ‌​‌ ‍‌​‍ ‍‌‍‍‌‌‍ ​‍​‍​‍ ​​‍​‍‌‍‍​‌ ​‍‌‍‌‌‌‍‌‍​‍​‍​ ‍‍​‍​‍‌‍‍​‌ ‌​‌ ‌​‌ ​​‌ ​ ​ ‍‍​‍ ​‍ ‌‍​ ‌‍ ‌‌ ​ ​‍ ‍‌‍​ ‌‍‌‌‌ ​‍‌ ‌‍‌‍‌‌‌ ​‍‌‍​‌​‍ ‍‌ ​ ‌‍‌‌​‍ ‌ ​​‌ ​‍‌‍ ‌‍‌​‌ ‌‌‌‍​ ‌ ‌​‌‍‍‌‌‍ ‌‍ ‍​‍ ‌‍‍‌‌‍ ‍‌ ‌​‌‍‌‌‌‍ ‍‌ ‌​​‍ ‌‍‌‌‌‍‌​‌‍‍‌‌ ‌​​‍ ‌‍ ‌‌‍ ‌‍‌​‌‍‌‌​ ‌‌ ​​‌ ​‍‌‍‌‌‌ ​ ‌‍‌‌‌‍ ‍‌ ‌​‌‍​‌‌ ‌​‌‍‍‌‌‍ ‌‍ ‍​ ‍ ‌‍‍‌‌‍‌​​ ‌‌‍​‌​ ‍​​ ​‌​ ​ ​ ​‍‌‍‌‍‌‍​‍​ ‌ ​‍ ‌‌‍​‌​ ‍‌‌‍‌​‌‍‌‌​‍ ‌​ ‌​​ ‌‍​ ‍‌​ ​‌​‍ ‌​ ‍​‌‍​‍‌‍‌​‌‍​‍​‍ ‌​ ​​‌‍​ ‌‍‌​​ ‌‌​ ​‍‌‍‌‍​ ‍​​ ‌‍​ ​‍‌‍‌​​ ‍‌‌‍​‍​ ‍ ‌ ‌​‌ ‍‌‌ ​​‌‍‌‌​ ‌‌ ​​‌‍​‌‌‍‌ ‌‍‌‌​ ‍ ‌ ​​‌‍​‌‌ ‌​‌‍‍​​ ‌‌‍​‍‌‍ ​‌‍ ‌‍​ ‌‍‍ ‌ ​ ​‍‌‌​ ‌‌‌​​‍‌‌ ‌‍‍ ‌‍‌‌‌ ‍‌​‍‌‌​ ​ ‌​‌​​‍‌‌​ ​ ‌​‌​​‍‌‌​ ​‍​ ​‍‌‍‌‍​ ‍‌​ ‌‍​ ​​​ ‌ ‌‍​‍​ ‍​‌‍‌‍​ ‌‌‌‍​ ‌‍​ ‌‍‌‌​‍‌‌​ ​‍​ ​‍​‍‌‌​ ‌‌‌​‌​​‍ ‍‌‍​ ‌‍ ‌‍ ​‌ ‌‌‌‍ ‌‌‍ ‍‌ ​ ​‍‌‌​ ‌‌‌​​‍‌‌ ‌‍‍ ‌‍‌‌‌ ‍‌​‍‌‌​ ​ ‌​‌​​‍‌‌​ ​ ‌​‌​​‍‌‌​ ​‍​ ​‍‌‍‌​​ ‌ ‌‍‌​​ ‌​‌‍​ ​ ​‍​ ‌‌​ ‌​​ ​‌​ ‌ ​ ‌ ​ ‌‍​‍‌‌​ ​‍​ ​‍​‍‌‌​ ‌‌‌​‌​​‍ ‍‌‍‍‌‌ ‌​‌‍‌‌‌‍ ‌‌ ​ ​‍‌‌​ ‌‌‌​​‍​ ​‌​ ‍​​‍‌‌​ ‌‌‌​‌​​ ‌‍​‍‌‍​‌‌ ​ ‌‍‌‌‌‌‌‌‌ ​‍‌‍ ​​ ‌‌‍‍​‌ ‌​‌ ‌​‌ ​​‌ ​ ​‍‌‌​ ​ ‌​​‌​‍‌‌​ ​‍‌​‌‍​‍‌‌​ ​‍‌​‌‍‌‍​ ‌‍ ‌‌ ​ ​‍ ‍‌‍​ ‌‍‌‌‌ ​‍‌ ‌‍‌‍‌‌‌ ​‍‌‍​‌​‍ ‍‌ ​ ‌‍‌‌​‍‌‍‌‍‍‌‌‍‌​​ ‌‌‍​‌​ ‍​​ ​‌​ ​ ​ ​‍‌‍‌‍‌‍​‍​ ‌ ​‍ ‌‌‍​‌​ ‍‌‌‍‌​‌‍‌‌​‍ ‌​ ‌​​ ‌‍​ ‍‌​ ​‌​‍ ‌​ ‍​‌‍​‍‌‍‌​‌‍​‍​‍ ‌​ ​​‌‍​ ‌‍‌​​ ‌‌​ ​‍‌‍‌‍​ ‍​​ ‌‍​ ​‍‌‍‌​​ ‍‌‌‍​‍​‍‌‍‌ ‌​‌ ‍‌‌ ​​‌‍‌‌​ ‌‌ ​​‌‍​‌‌‍‌ ‌‍‌‌​‍‌‍‌ ​​‌‍​‌‌ ‌​‌‍‍​​ ‌‌‍​‍‌‍ ​‌‍ ‌‍​ ‌‍‍ ‌ ​ ​‍‌‌​ ‌‌‌​​‍‌‌ ‌‍‍ ‌‍‌‌‌ ‍‌​‍‌‌​ ​ ‌​‌​​‍‌‌​ ​ ‌​‌​​‍‌‌​ ​‍​ ​‍‌‍‌‍​ ‍‌​ ‌‍​ ​​​ ‌ ‌‍​‍​ ‍​‌‍‌‍​ ‌‌‌‍​ ‌‍​ ‌‍‌‌​‍‌‌​ ​‍​ ​‍​‍‌‌​ ‌‌‌​‌​​‍ ‍‌‍​ ‌‍ ‌‍ ​‌ ‌‌‌‍ ‌‌‍ ‍‌ ​ ​‍‌‌​ ‌‌‌​​‍‌‌ ‌‍‍ ‌‍‌‌‌ ‍‌​‍‌‌​ ​ ‌​‌​​‍‌‌​ ​ ‌​‌​​‍‌‌​ ​‍​ ​‍‌‍‌​​ ‌ ‌‍‌​​ ‌​‌‍​ ​ ​‍​ ‌‌​ ‌​​ ​‌​ ‌ ​ ‌ ​ ‌‍​‍‌‌​ ​‍​ ​‍​‍‌‌​ ‌‌‌​‌​​‍ ‍‌‍‍‌‌ ‌​‌‍‌‌‌‍ ‌‌ ​ ​‍‌‌​ ‌‌‌​​‍​ ​‌​ ‍​​‍‌‌​ ‌‌‌​‌​​‍‌‍‌ ‌ ‌‍ ‌ ​‍‌‍‍ ‌ ​ ‌ ​​‌‍​‌‌‍​ ‌‍‌‌​ ‌‌ ​​‌ ​‍‌‍ ‌‍‌​‌ ‌‌‌‍​ ‌ ‌​‌‍‍‌‌‍ ‌‍ ‍​‍‌‍‌ ​​‌‍‌‌‌ ​‍‌ ​ ‌ ​​‌‍‌‌‌‍​ ‌ ‌​‌‍‍‌‌ ‌‍‌‍‌‌​ ‌‌ ​​‌ ‌‌‌‍​‍‌‍ ​‌‍‍‌‌ ​ ‌‍‍​‌‍‌‌‌‍‌​​‍​‍‌ ‌
Ingefær​​​​‌ ‍ ​‍​‍‌‍ ‌ ​‍‌‍‍‌‌‍‌ ‌‍‍‌‌‍ ‍​‍​‍​ ‍‍​‍​‍‌ ​ ‌‍​‌‌‍ ‍‌‍‍‌‌ ‌​‌ ‍‌​‍ ‍‌‍‍‌‌‍ ​‍​‍​‍ ​​‍​‍‌‍‍​‌ ​‍‌‍‌‌‌‍‌‍​‍​‍​ ‍‍​‍​‍‌‍‍​‌ ‌​‌ ‌​‌ ​​‌ ​ ​ ‍‍​‍ ​‍ ‌‍​ ‌‍ ‌‌ ​ ​‍ ‍‌‍​ ‌‍‌‌‌ ​‍‌ ‌‍‌‍‌‌‌ ​‍‌‍​‌​‍ ‍‌ ​ ‌‍‌‌​‍ ‌ ​​‌ ​‍‌‍ ‌‍‌​‌ ‌‌‌‍​ ‌ ‌​‌‍‍‌‌‍ ‌‍ ‍​‍ ‌‍‍‌‌‍ ‍‌ ‌​‌‍‌‌‌‍ ‍‌ ‌​​‍ ‌‍‌‌‌‍‌​‌‍‍‌‌ ‌​​‍ ‌‍ ‌‌‍ ‌‍‌​‌‍‌‌​ ‌‌ ​​‌ ​‍‌‍‌‌‌ ​ ‌‍‌‌‌‍ ‍‌ ‌​‌‍​‌‌ ‌​‌‍‍‌‌‍ ‌‍ ‍​ ‍ ‌‍‍‌‌‍‌​​ ‌‌‍​‌​ ‍​​ ​‌​ ​ ​ ​‍‌‍‌‍‌‍​‍​ ‌ ​‍ ‌‌‍​‌​ ‍‌‌‍‌​‌‍‌‌​‍ ‌​ ‌​​ ‌‍​ ‍‌​ ​‌​‍ ‌​ ‍​‌‍​‍‌‍‌​‌‍​‍​‍ ‌​ ​​‌‍​ ‌‍‌​​ ‌‌​ ​‍‌‍‌‍​ ‍​​ ‌‍​ ​‍‌‍‌​​ ‍‌‌‍​‍​ ‍ ‌ ‌​‌ ‍‌‌ ​​‌‍‌‌​ ‌‌ ​​‌‍​‌‌‍‌ ‌‍‌‌​ ‍ ‌ ​​‌‍​‌‌ ‌​‌‍‍​​ ‌‌‍​‍‌‍ ​‌‍ ‌‍​ ‌‍‍ ‌ ​ ​‍‌‌​ ‌‌‌​​‍‌‌ ‌‍‍ ‌‍‌‌‌ ‍‌​‍‌‌​ ​ ‌​‌​​‍‌‌​ ​ ‌​‌​​‍‌‌​ ​‍​ ​‍‌‍‌‍​ ‍‌​ ‌‍​ ​​​ ‌ ‌‍​‍​ ‍​‌‍‌‍​ ‌‌‌‍​ ‌‍​ ‌‍‌‌​‍‌‌​ ​‍​ ​‍​‍‌‌​ ‌‌‌​‌​​‍ ‍‌‍​ ‌‍ ‌‍ ​‌ ‌‌‌‍ ‌‌‍ ‍‌ ​ ​‍‌‌​ ‌‌‌​​‍‌‌ ‌‍‍ ‌‍‌‌‌ ‍‌​‍‌‌​ ​ ‌​‌​​‍‌‌​ ​ ‌​‌​​‍‌‌​ ​‍​ ​‍‌‍‌​​ ‌ ‌‍‌​​ ‌​‌‍​ ​ ​‍​ ‌‌​ ‌​​ ​‌​ ‌ ​ ‌ ​ ‌‍​‍‌‌​ ​‍​ ​‍​‍‌‌​ ‌‌‌​‌​​‍ ‍‌‍‍‌‌ ‌​‌‍‌‌‌‍ ‌‌ ​ ​‍‌‌​ ‌‌‌​​‍​ ​‌​ ‍‌​‍‌‌​ ‌‌‌​‌​​ ‌‍​‍‌‍​‌‌ ​ ‌‍‌‌‌‌‌‌‌ ​‍‌‍ ​​ ‌‌‍‍​‌ ‌​‌ ‌​‌ ​​‌ ​ ​‍‌‌​ ​ ‌​​‌​‍‌‌​ ​‍‌​‌‍​‍‌‌​ ​‍‌​‌‍‌‍​ ‌‍ ‌‌ ​ ​‍ ‍‌‍​ ‌‍‌‌‌ ​‍‌ ‌‍‌‍‌‌‌ ​‍‌‍​‌​‍ ‍‌ ​ ‌‍‌‌​‍‌‍‌‍‍‌‌‍‌​​ ‌‌‍​‌​ ‍​​ ​‌​ ​ ​ ​‍‌‍‌‍‌‍​‍​ ‌ ​‍ ‌‌‍​‌​ ‍‌‌‍‌​‌‍‌‌​‍ ‌​ ‌​​ ‌‍​ ‍‌​ ​‌​‍ ‌​ ‍​‌‍​‍‌‍‌​‌‍​‍​‍ ‌​ ​​‌‍​ ‌‍‌​​ ‌‌​ ​‍‌‍‌‍​ ‍​​ ‌‍​ ​‍‌‍‌​​ ‍‌‌‍​‍​‍‌‍‌ ‌​‌ ‍‌‌ ​​‌‍‌‌​ ‌‌ ​​‌‍​‌‌‍‌ ‌‍‌‌​‍‌‍‌ ​​‌‍​‌‌ ‌​‌‍‍​​ ‌‌‍​‍‌‍ ​‌‍ ‌‍​ ‌‍‍ ‌ ​ ​‍‌‌​ ‌‌‌​​‍‌‌ ‌‍‍ ‌‍‌‌‌ ‍‌​‍‌‌​ ​ ‌​‌​​‍‌‌​ ​ ‌​‌​​‍‌‌​ ​‍​ ​‍‌‍‌‍​ ‍‌​ ‌‍​ ​​​ ‌ ‌‍​‍​ ‍​‌‍‌‍​ ‌‌‌‍​ ‌‍​ ‌‍‌‌​‍‌‌​ ​‍​ ​‍​‍‌‌​ ‌‌‌​‌​​‍ ‍‌‍​ ‌‍ ‌‍ ​‌ ‌‌‌‍ ‌‌‍ ‍‌ ​ ​‍‌‌​ ‌‌‌​​‍‌‌ ‌‍‍ ‌‍‌‌‌ ‍‌​‍‌‌​ ​ ‌​‌​​‍‌‌​ ​ ‌​‌​​‍‌‌​ ​‍​ ​‍‌‍‌​​ ‌ ‌‍‌​​ ‌​‌‍​ ​ ​‍​ ‌‌​ ‌​​ ​‌​ ‌ ​ ‌ ​ ‌‍​‍‌‌​ ​‍​ ​‍​‍‌‌​ ‌‌‌​‌​​‍ ‍‌‍‍‌‌ ‌​‌‍‌‌‌‍ ‌‌ ​ ​‍‌‌​ ‌‌‌​​‍​ ​‌​ ‍‌​‍‌‌​ ‌‌‌​‌​​‍‌‍‌ ‌ ‌‍ ‌ ​‍‌‍‍ ‌ ​ ‌ ​​‌‍​‌‌‍​ ‌‍‌‌​ ‌‌ ​​‌ ​‍‌‍ ‌‍‌​‌ ‌‌‌‍​ ‌ ‌​‌‍‍‌‌‍ ‌‍ ‍​‍‌‍‌ ​​‌‍‌‌‌ ​‍‌ ​ ‌ ​​‌‍‌‌‌‍​ ‌ ‌​‌‍‍‌‌ ‌‍‌‍‌‌​ ‌‌ ​​‌ ‌‌‌‍​‍‌‍ ​‌‍‍‌‌ ​ ‌‍‍​‌‍‌‌‌‍‌​​‍​‍‌ ‌
Chiliolje eller chilikrisp​​​​‌ ‍ ​‍​‍‌‍ ‌ ​‍‌‍‍‌‌‍‌ ‌‍‍‌‌‍ ‍​‍​‍​ ‍‍​‍​‍‌ ​ ‌‍​‌‌‍ ‍‌‍‍‌‌ ‌​‌ ‍‌​‍ ‍‌‍‍‌‌‍ ​‍​‍​‍ ​​‍​‍‌‍‍​‌ ​‍‌‍‌‌‌‍‌‍​‍​‍​ ‍‍​‍​‍‌‍‍​‌ ‌​‌ ‌​‌ ​​‌ ​ ​ ‍‍​‍ ​‍ ‌‍​ ‌‍ ‌‌ ​ ​‍ ‍‌‍​ ‌‍‌‌‌ ​‍‌ ‌‍‌‍‌‌‌ ​‍‌‍​‌​‍ ‍‌ ​ ‌‍‌‌​‍ ‌ ​​‌ ​‍‌‍ ‌‍‌​‌ ‌‌‌‍​ ‌ ‌​‌‍‍‌‌‍ ‌‍ ‍​‍ ‌‍‍‌‌‍ ‍‌ ‌​‌‍‌‌‌‍ ‍‌ ‌​​‍ ‌‍‌‌‌‍‌​‌‍‍‌‌ ‌​​‍ ‌‍ ‌‌‍ ‌‍‌​‌‍‌‌​ ‌‌ ​​‌ ​‍‌‍‌‌‌ ​ ‌‍‌‌‌‍ ‍‌ ‌​‌‍​‌‌ ‌​‌‍‍‌‌‍ ‌‍ ‍​ ‍ ‌‍‍‌‌‍‌​​ ‌‌‍​‌​ ‍​​ ​‌​ ​ ​ ​‍‌‍‌‍‌‍​‍​ ‌ ​‍ ‌‌‍​‌​ ‍‌‌‍‌​‌‍‌‌​‍ ‌​ ‌​​ ‌‍​ ‍‌​ ​‌​‍ ‌​ ‍​‌‍​‍‌‍‌​‌‍​‍​‍ ‌​ ​​‌‍​ ‌‍‌​​ ‌‌​ ​‍‌‍‌‍​ ‍​​ ‌‍​ ​‍‌‍‌​​ ‍‌‌‍​‍​ ‍ ‌ ‌​‌ ‍‌‌ ​​‌‍‌‌​ ‌‌ ​​‌‍​‌‌‍‌ ‌‍‌‌​ ‍ ‌ ​​‌‍​‌‌ ‌​‌‍‍​​ ‌‌‍​‍‌‍ ​‌‍ ‌‍​ ‌‍‍ ‌ ​ ​‍‌‌​ ‌‌‌​​‍‌‌ ‌‍‍ ‌‍‌‌‌ ‍‌​‍‌‌​ ​ ‌​‌​​‍‌‌​ ​ ‌​‌​​‍‌‌​ ​‍​ ​‍‌‍‌‍​ ‍‌​ ‌‍​ ​​​ ‌ ‌‍​‍​ ‍​‌‍‌‍​ ‌‌‌‍​ ‌‍​ ‌‍‌‌​‍‌‌​ ​‍​ ​‍​‍‌‌​ ‌‌‌​‌​​‍ ‍‌‍​ ‌‍ ‌‍ ​‌ ‌‌‌‍ ‌‌‍ ‍‌ ​ ​‍‌‌​ ‌‌‌​​‍‌‌ ‌‍‍ ‌‍‌‌‌ ‍‌​‍‌‌​ ​ ‌​‌​​‍‌‌​ ​ ‌​‌​​‍‌‌​ ​‍​ ​‍‌‍‌​​ ‌ ‌‍‌​​ ‌​‌‍​ ​ ​‍​ ‌‌​ ‌​​ ​‌​ ‌ ​ ‌ ​ ‌‍​‍‌‌​ ​‍​ ​‍​‍‌‌​ ‌‌‌​‌​​‍ ‍‌‍‍‌‌ ‌​‌‍‌‌‌‍ ‌‌ ​ ​‍‌‌​ ‌‌‌​​‍​ ​‍​ ​​​‍‌‌​ ‌‌‌​‌​​ ‌‍​‍‌‍​‌‌ ​ ‌‍‌‌‌‌‌‌‌ ​‍‌‍ ​​ ‌‌‍‍​‌ ‌​‌ ‌​‌ ​​‌ ​ ​‍‌‌​ ​ ‌​​‌​‍‌‌​ ​‍‌​‌‍​‍‌‌​ ​‍‌​‌‍‌‍​ ‌‍ ‌‌ ​ ​‍ ‍‌‍​ ‌‍‌‌‌ ​‍‌ ‌‍‌‍‌‌‌ ​‍‌‍​‌​‍ ‍‌ ​ ‌‍‌‌​‍‌‍‌‍‍‌‌‍‌​​ ‌‌‍​‌​ ‍​​ ​‌​ ​ ​ ​‍‌‍‌‍‌‍​‍​ ‌ ​‍ ‌‌‍​‌​ ‍‌‌‍‌​‌‍‌‌​‍ ‌​ ‌​​ ‌‍​ ‍‌​ ​‌​‍ ‌​ ‍​‌‍​‍‌‍‌​‌‍​‍​‍ ‌​ ​​‌‍​ ‌‍‌​​ ‌‌​ ​‍‌‍‌‍​ ‍​​ ‌‍​ ​‍‌‍‌​​ ‍‌‌‍​‍​‍‌‍‌ ‌​‌ ‍‌‌ ​​‌‍‌‌​ ‌‌ ​​‌‍​‌‌‍‌ ‌‍‌‌​‍‌‍‌ ​​‌‍​‌‌ ‌​‌‍‍​​ ‌‌‍​‍‌‍ ​‌‍ ‌‍​ ‌‍‍ ‌ ​ ​‍‌‌​ ‌‌‌​​‍‌‌ ‌‍‍ ‌‍‌‌‌ ‍‌​‍‌‌​ ​ ‌​‌​​‍‌‌​ ​ ‌​‌​​‍‌‌​ ​‍​ ​‍‌‍‌‍​ ‍‌​ ‌‍​ ​​​ ‌ ‌‍​‍​ ‍​‌‍‌‍​ ‌‌‌‍​ ‌‍​ ‌‍‌‌​‍‌‌​ ​‍​ ​‍​‍‌‌​ ‌‌‌​‌​​‍ ‍‌‍​ ‌‍ ‌‍ ​‌ ‌‌‌‍ ‌‌‍ ‍‌ ​ ​‍‌‌​ ‌‌‌​​‍‌‌ ‌‍‍ ‌‍‌‌‌ ‍‌​‍‌‌​ ​ ‌​‌​​‍‌‌​ ​ ‌​‌​​‍‌‌​ ​‍​ ​‍‌‍‌​​ ‌ ‌‍‌​​ ‌​‌‍​ ​ ​‍​ ‌‌​ ‌​​ ​‌​ ‌ ​ ‌ ​ ‌‍​‍‌‌​ ​‍​ ​‍​‍‌‌​ ‌‌‌​‌​​‍ ‍‌‍‍‌‌ ‌​‌‍‌‌‌‍ ‌‌ ​ ​‍‌‌​ ‌‌‌​​‍​ ​‍​ ​​​‍‌‌​ ‌‌‌​‌​​‍‌‍‌ ‌ ‌‍ ‌ ​‍‌‍‍ ‌ ​ ‌ ​​‌‍​‌‌‍​ ‌‍‌‌​ ‌‌ ​​‌ ​‍‌‍ ‌‍‌​‌ ‌‌‌‍​ ‌ ‌​‌‍‍‌‌‍ ‌‍ ‍​‍‌‍‌ ​​‌‍‌‌‌ ​‍‌ ​ ‌ ​​‌‍‌‌‌‍​ ‌ ‌​‌‍‍‌‌ ‌‍‌‍‌‌​ ‌‌ ​​‌ ‌‌‌‍​‍‌‍ ​‌‍‍‌‌ ​ ‌‍‍​‌‍‌‌‌‍‌​​‍​‍‌ ‌
Lys kinesisk soya​​​​‌ ‍ ​‍​‍‌‍ ‌ ​‍‌‍‍‌‌‍‌ ‌‍‍‌‌‍ ‍​‍​‍​ ‍‍​‍​‍‌ ​ ‌‍​‌‌‍ ‍‌‍‍‌‌ ‌​‌ ‍‌​‍ ‍‌‍‍‌‌‍ ​‍​‍​‍ ​​‍​‍‌‍‍​‌ ​‍‌‍‌‌‌‍‌‍​‍​‍​ ‍‍​‍​‍‌‍‍​‌ ‌​‌ ‌​‌ ​​‌ ​ ​ ‍‍​‍ ​‍ ‌‍​ ‌‍ ‌‌ ​ ​‍ ‍‌‍​ ‌‍‌‌‌ ​‍‌ ‌‍‌‍‌‌‌ ​‍‌‍​‌​‍ ‍‌ ​ ‌‍‌‌​‍ ‌ ​​‌ ​‍‌‍ ‌‍‌​‌ ‌‌‌‍​ ‌ ‌​‌‍‍‌‌‍ ‌‍ ‍​‍ ‌‍‍‌‌‍ ‍‌ ‌​‌‍‌‌‌‍ ‍‌ ‌​​‍ ‌‍‌‌‌‍‌​‌‍‍‌‌ ‌​​‍ ‌‍ ‌‌‍ ‌‍‌​‌‍‌‌​ ‌‌ ​​‌ ​‍‌‍‌‌‌ ​ ‌‍‌‌‌‍ ‍‌ ‌​‌‍​‌‌ ‌​‌‍‍‌‌‍ ‌‍ ‍​ ‍ ‌‍‍‌‌‍‌​​ ‌‌‍​‌​ ‍​​ ​‌​ ​ ​ ​‍‌‍‌‍‌‍​‍​ ‌ ​‍ ‌‌‍​‌​ ‍‌‌‍‌​‌‍‌‌​‍ ‌​ ‌​​ ‌‍​ ‍‌​ ​‌​‍ ‌​ ‍​‌‍​‍‌‍‌​‌‍​‍​‍ ‌​ ​​‌‍​ ‌‍‌​​ ‌‌​ ​‍‌‍‌‍​ ‍​​ ‌‍​ ​‍‌‍‌​​ ‍‌‌‍​‍​ ‍ ‌ ‌​‌ ‍‌‌ ​​‌‍‌‌​ ‌‌ ​​‌‍​‌‌‍‌ ‌‍‌‌​ ‍ ‌ ​​‌‍​‌‌ ‌​‌‍‍​​ ‌‌‍​‍‌‍ ​‌‍ ‌‍​ ‌‍‍ ‌ ​ ​‍‌‌​ ‌‌‌​​‍‌‌ ‌‍‍ ‌‍‌‌‌ ‍‌​‍‌‌​ ​ ‌​‌​​‍‌‌​ ​ ‌​‌​​‍‌‌​ ​‍​ ​‍‌‍‌‍​ ‍‌​ ‌‍​ ​​​ ‌ ‌‍​‍​ ‍​‌‍‌‍​ ‌‌‌‍​ ‌‍​ ‌‍‌‌​‍‌‌​ ​‍​ ​‍​‍‌‌​ ‌‌‌​‌​​‍ ‍‌‍​ ‌‍ ‌‍ ​‌ ‌‌‌‍ ‌‌‍ ‍‌ ​ ​‍‌‌​ ‌‌‌​​‍‌‌ ‌‍‍ ‌‍‌‌‌ ‍‌​‍‌‌​ ​ ‌​‌​​‍‌‌​ ​ ‌​‌​​‍‌‌​ ​‍​ ​‍‌‍‌​​ ‌ ‌‍‌​​ ‌​‌‍​ ​ ​‍​ ‌‌​ ‌​​ ​‌​ ‌ ​ ‌ ​ ‌‍​‍‌‌​ ​‍​ ​‍​‍‌‌​ ‌‌‌​‌​​‍ ‍‌‍‍‌‌ ‌​‌‍‌‌‌‍ ‌‌ ​ ​‍‌‌​ ‌‌‌​​‍​ ​‍​ ​‌​‍‌‌​ ‌‌‌​‌​​ ‌‍​‍‌‍​‌‌ ​ ‌‍‌‌‌‌‌‌‌ ​‍‌‍ ​​ ‌‌‍‍​‌ ‌​‌ ‌​‌ ​​‌ ​ ​‍‌‌​ ​ ‌​​‌​‍‌‌​ ​‍‌​‌‍​‍‌‌​ ​‍‌​‌‍‌‍​ ‌‍ ‌‌ ​ ​‍ ‍‌‍​ ‌‍‌‌‌ ​‍‌ ‌‍‌‍‌‌‌ ​‍‌‍​‌​‍ ‍‌ ​ ‌‍‌‌​‍‌‍‌‍‍‌‌‍‌​​ ‌‌‍​‌​ ‍​​ ​‌​ ​ ​ ​‍‌‍‌‍‌‍​‍​ ‌ ​‍ ‌‌‍​‌​ ‍‌‌‍‌​‌‍‌‌​‍ ‌​ ‌​​ ‌‍​ ‍‌​ ​‌​‍ ‌​ ‍​‌‍​‍‌‍‌​‌‍​‍​‍ ‌​ ​​‌‍​ ‌‍‌​​ ‌‌​ ​‍‌‍‌‍​ ‍​​ ‌‍​ ​‍‌‍‌​​ ‍‌‌‍​‍​‍‌‍‌ ‌​‌ ‍‌‌ ​​‌‍‌‌​ ‌‌ ​​‌‍​‌‌‍‌ ‌‍‌‌​‍‌‍‌ ​​‌‍​‌‌ ‌​‌‍‍​​ ‌‌‍​‍‌‍ ​‌‍ ‌‍​ ‌‍‍ ‌ ​ ​‍‌‌​ ‌‌‌​​‍‌‌ ‌‍‍ ‌‍‌‌‌ ‍‌​‍‌‌​ ​ ‌​‌​​‍‌‌​ ​ ‌​‌​​‍‌‌​ ​‍​ ​‍‌‍‌‍​ ‍‌​ ‌‍​ ​​​ ‌ ‌‍​‍​ ‍​‌‍‌‍​ ‌‌‌‍​ ‌‍​ ‌‍‌‌​‍‌‌​ ​‍​ ​‍​‍‌‌​ ‌‌‌​‌​​‍ ‍‌‍​ ‌‍ ‌‍ ​‌ ‌‌‌‍ ‌‌‍ ‍‌ ​ ​‍‌‌​ ‌‌‌​​‍‌‌ ‌‍‍ ‌‍‌‌‌ ‍‌​‍‌‌​ ​ ‌​‌​​‍‌‌​ ​ ‌​‌​​‍‌‌​ ​‍​ ​‍‌‍‌​​ ‌ ‌‍‌​​ ‌​‌‍​ ​ ​‍​ ‌‌​ ‌​​ ​‌​ ‌ ​ ‌ ​ ‌‍​‍‌‌​ ​‍​ ​‍​‍‌‌​ ‌‌‌​‌​​‍ ‍‌‍‍‌‌ ‌​‌‍‌‌‌‍ ‌‌ ​ ​‍‌‌​ ‌‌‌​​‍​ ​‍​ ​‌​‍‌‌​ ‌‌‌​‌​​‍‌‍‌ ‌ ‌‍ ‌ ​‍‌‍‍ ‌ ​ ‌ ​​‌‍​‌‌‍​ ‌‍‌‌​ ‌‌ ​​‌ ​‍‌‍ ‌‍‌​‌ ‌‌‌‍​ ‌ ‌​‌‍‍‌‌‍ ‌‍ ‍​‍‌‍‌ ​​‌‍‌‌‌ ​‍‌ ​ ‌ ​​‌‍‌‌‌‍​ ‌ ‌​‌‍‍‌‌ ‌‍‌‍‌‌​ ‌‌ ​​‌ ‌‌‌‍​‍‌‍ ​‌‍‍‌‌ ​ ‌‍‍​‌‍‌‌‌‍‌​​‍​‍‌ ‌